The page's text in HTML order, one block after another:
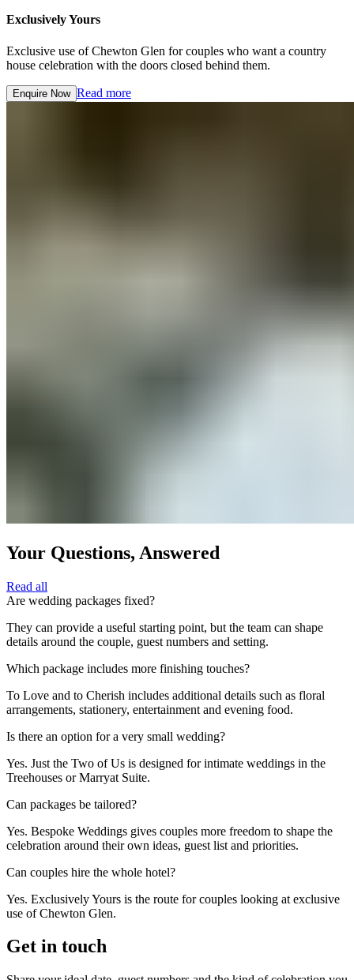
Exclusively Yours​​​​‌ ‍ ​‍​‍‌‍ ‌ ​‍‌‍‍‌‌‍‌ ‌‍‍‌‌‍ ‍​‍​‍​ ‍‍​‍​‍‌ ​ ‌‍​‌‌‍ ‍‌‍‍‌‌ ‌​‌ ‍‌​‍ ‍‌‍‍‌‌‍ ​‍​‍​‍ ​​‍​‍‌‍‍​‌ ​‍‌‍‌‌‌‍‌‍​‍​‍​ ‍‍​‍​‍‌‍‍​‌ ‌​‌ ‌​‌ ​​‌ ​ ​ ‍‍​‍ ​‍ ‌‍ ​​‍ ‌‌‍​‌‌‍ ‍‌‍‌​​‍ ‌‌ ​‍​‍ ‌‌‍‍​‌‍ ‌ ‌​‌‍‌‌‌‍ ​‌ ​ ​‍ ‌‌ ​ ‌ ‌​‌ ‌‌‌‍‌​‌‍‍‌‌‍ ​‍ ‍‌ ‌‍‌‍‌‌‌ ​‍‌‍​ ‌‍‌‌‌‍ ​​‍ ‍‌‍​‌‌ ​​‌ ​​​‍ ‌‍‍‌‌‍ ‍‌ ‌​‌‍‌‌‌‍ ‍‌ ‌​​‍ ‌‍‌‌‌‍‌​‌‍‍‌‌ ‌​​‍ ‌‍ ‌‌‍ ‌‍‌​‌‍‌‌​ ‌‌ ​​‌ ​‍‌‍‌‌‌ ​ ‌‍‌‌‌‍ ‍‌ ‌​‌‍​‌‌ ‌​‌‍‍‌‌‍ ‌‍ ‍​ ‍ ‌‍‍‌‌‍‌​​ ‌​ ​‍​ ‍‌​ ‌​‌‍‌​​ ‌‌​ ‌‌‌‍‌‍​ ‌​​‍ ‌‌‍​‍‌‍‌‌​ ‌‌‌‍‌‌​‍ ‌​ ‌​​ ​​‌‍​‌​ ​‌​‍ ‌‌‍​‌​ ‌ ​ ‍‌​ ‌ ​‍ ‌‌‍‌‍​ ‌ ​ ​ ‌‍​‍‌‍‌‍‌‍‌​‌‍​ ‌‍‌‌​ ‌ ‌‍​‍‌‍‌‌​ ​​​ ‍ ‌ ‌​‌ ‍‌‌ ​​‌‍‌‌​ ‌‌‍‍​‌‍ ‌ ‌​‌‍‌‌‌‍ ​‌‌​ ‌‍‍‌‌ ‌​‌‍‌‌‌‌​​‌‍​‌‌‍‌ ‌‍‌‌​ ‍ ‌ ​​‌‍​‌‌ ‌​‌‍‍​​ ‌‌ ​​‌‍​‌‌‍‌ ‌‍‌‌‌​​‍‌ ‌‌‌‍‍‌‌‍ ​‌‍‌​‌‍‌‌‌ ​‍​‍‌‌​ ‌‌‌​​‍‌‌ ‌‍‍ ‌‍‌‌‌ ‍‌​‍‌‌​ ​ ‌​‌​​‍‌‌​ ​ ‌​‌​​‍‌‌​ ​‍​ ​‍‌‍​‍​ ​ ‌‍‌‍​ ​‌​ ‌‍​ ‍‌‌‍‌‍​ ‍​‌‍‌‍‌‍‌‍‌‍‌‌​ ​‍​‍‌‌​ ​‍​ ​‍​‍‌‌​ ‌‌‌​‌​​‍ ‍‌‍​ ‌‍ ‌‍ ‍‌ ‌​‌‍‌‌‌‍ ‍‌ ‌​​‍‌‌​ ‌‌‌​​‍‌‌ ‌‍‍ ‌‍‌‌‌ ‍‌​‍‌‌​ ​ ‌​‌​​‍‌‌​ ​ ‌​‌​​‍‌‌​ ​‍​ ​‍​ ‌​​ ​‍​ ‍‌‌‍​‍‌‍​‌​ ‌‌​ ​‌​ ‌​‌‍​‍‌‍​ ‌‍​‌​ ​‍​‍‌‌​ ​‍​ ​‍​‍‌‌​ ‌‌‌​‌​​‍ ‍‌ ‌​‌‍‍‌‌ ‌​‌‍ ​‌‍‌‌​ ‌‍​‍‌‍​‌‌ ​ ‌‍‌‌‌‌‌‌‌ ​‍‌‍ ​​ ‌‌‍‍​‌ ‌​‌ ‌​‌ ​​‌ ​ ​‍‌‌​ ​ ‌​​‌​‍‌‌​ ​‍‌​‌‍​‍‌‌​ ​‍‌​‌‍‌‍ ​​‍ ‌‌‍​‌‌‍ ‍‌‍‌​​‍ ‌‌ ​‍​‍ ‌‌‍‍​‌‍ ‌ ‌​‌‍‌‌‌‍ ​‌ ​ ​‍ ‌‌ ​ ‌ ‌​‌ ‌‌‌‍‌​‌‍‍‌‌‍ ​‍ ‍‌ ‌‍‌‍‌‌‌ ​‍‌‍​ ‌‍‌‌‌‍ ​​‍ ‍‌‍​‌‌ ​​‌ ​​​‍‌‍‌‍‍‌‌‍‌​​ ‌​ ​‍​ ‍‌​ ‌​‌‍‌​​ ‌‌​ ‌‌‌‍‌‍​ ‌​​‍ ‌‌‍​‍‌‍‌‌​ ‌‌‌‍‌‌​‍ ‌​ ‌​​ ​​‌‍​‌​ ​‌​‍ ‌‌‍​‌​ ‌ ​ ‍‌​ ‌ ​‍ ‌‌‍‌‍​ ‌ ​ ​ ‌‍​‍‌‍‌‍‌‍‌​‌‍​ ‌‍‌‌​ ‌ ‌‍​‍‌‍‌‌​ ​​​‍‌‍‌ ‌​‌ ‍‌‌ ​​‌‍‌‌​ ‌‌‍‍​‌‍ ‌ ‌​‌‍‌‌‌‍ ​‌‌​ ‌‍‍‌‌ ‌​‌‍‌‌‌‌​​‌‍​‌‌‍‌ ‌‍‌‌​‍‌‍‌ ​​‌‍​‌‌ ‌​‌‍‍​​ ‌‌ ​​‌‍​‌‌‍‌ ‌‍‌‌‌​​‍‌ ‌‌‌‍‍‌‌‍ ​‌‍‌​‌‍‌‌‌ ​‍​‍‌‌​ ‌‌‌​​‍‌‌ ‌‍‍ ‌‍‌‌‌ ‍‌​‍‌‌​ ​ ‌​‌​​‍‌‌​ ​ ‌​‌​​‍‌‌​ ​‍​ ​‍‌‍​‍​ ​ ‌‍‌‍​ ​‌​ ‌‍​ ‍‌‌‍‌‍​ ‍​‌‍‌‍‌‍‌‍‌‍‌‌​ ​‍​‍‌‌​ ​‍​ ​‍​‍‌‌​ ‌‌‌​‌​​‍ ‍‌‍​ ‌‍ ‌‍ ‍‌ ‌​‌‍‌‌‌‍ ‍‌ ‌​​‍‌‌​ ‌‌‌​​‍‌‌ ‌‍‍ ‌‍‌‌‌ ‍‌​‍‌‌​ ​ ‌​‌​​‍‌‌​ ​ ‌​‌​​‍‌‌​ ​‍​ ​‍​ ‌​​ ​‍​ ‍‌‌‍​‍‌‍​‌​ ‌‌​ ​‌​ ‌​‌‍​‍‌‍​ ‌‍​‌​ ​‍​‍‌‌​ ​‍​ ​‍​‍‌‌​ ‌‌‌​‌​​‍ ‍‌ ‌​‌‍‍‌‌ ‌​‌‍ ​‌‍‌‌​‍‌‍‌ ​​‌‍‌‌‌ ​‍‌ ​ ‌ ​​‌‍‌‌‌‍​ ‌ ‌​‌‍‍‌‌ ‌‍‌‍‌‌​ ‌‌ ​​‌ ‌‌‌‍​‍‌‍ ​‌‍‍‌‌ ​ ‌‍‍​‌‍‌‌‌‍‌​​‍​‍‌ ‌
Exclusive use of Chewton Glen for couples who want a country
house celebration with the doors closed behind them. ​​​​‌ ‍ ​‍​‍‌‍ ‌ ​‍‌‍‍‌‌‍‌ ‌‍‍‌‌‍ ‍​‍​‍​ ‍‍​‍​‍‌ ​ ‌‍​‌‌‍ ‍‌‍‍‌‌ ‌​‌ ‍‌​‍ ‍‌‍‍‌‌‍ ​‍​‍​‍ ​​‍​‍‌‍‍​‌ ​‍‌‍‌‌‌‍‌‍​‍​‍​ ‍‍​‍​‍‌‍‍​‌ ‌​‌ ‌​‌ ​​‌ ​ ​ ‍‍​‍ ​‍ ‌‍ ​​‍ ‌‌‍​‌‌‍ ‍‌‍‌​​‍ ‌‌ ​‍​‍ ‌‌‍‍​‌‍ ‌ ‌​‌‍‌‌‌‍ ​‌ ​ ​‍ ‌‌ ​ ‌ ‌​‌ ‌‌‌‍‌​‌‍‍‌‌‍ ​‍ ‍‌ ‌‍‌‍‌‌‌ ​‍‌‍​ ‌‍‌‌‌‍ ​​‍ ‍‌‍​‌‌ ​​‌ ​​​‍ ‌‍‍‌‌‍ ‍‌ ‌​‌‍‌‌‌‍ ‍‌ ‌​​‍ ‌‍‌‌‌‍‌​‌‍‍‌‌ ‌​​‍ ‌‍ ‌‌‍ ‌‍‌​‌‍‌‌​ ‌‌ ​​‌ ​‍‌‍‌‌‌ ​ ‌‍‌‌‌‍ ‍‌ ‌​‌‍​‌‌ ‌​‌‍‍‌‌‍ ‌‍ ‍​ ‍ ‌‍‍‌‌‍‌​​ ‌​ ​‍​ ‍‌​ ‌​‌‍‌​​ ‌‌​ ‌‌‌‍‌‍​ ‌​​‍ ‌‌‍​‍‌‍‌‌​ ‌‌‌‍‌‌​‍ ‌​ ‌​​ ​​‌‍​‌​ ​‌​‍ ‌‌‍​‌​ ‌ ​ ‍‌​ ‌ ​‍ ‌‌‍‌‍​ ‌ ​ ​ ‌‍​‍‌‍‌‍‌‍‌​‌‍​ ‌‍‌‌​ ‌ ‌‍​‍‌‍‌‌​ ​​​ ‍ ‌ ‌​‌ ‍‌‌ ​​‌‍‌‌​ ‌‌‍‍​‌‍ ‌ ‌​‌‍‌‌‌‍ ​‌‌​ ‌‍‍‌‌ ‌​‌‍‌‌‌‌​​‌‍​‌‌‍‌ ‌‍‌‌​ ‍ ‌ ​​‌‍​‌‌ ‌​‌‍‍​​ ‌‌ ​​‌‍​‌‌‍‌ ‌‍‌‌‌​​‍‌ ‌‌‌‍‍‌‌‍ ​‌‍‌​‌‍‌‌‌ ​‍​‍‌‌​ ‌‌‌​​‍‌‌ ‌‍‍ ‌‍‌‌‌ ‍‌​‍‌‌​ ​ ‌​‌​​‍‌‌​ ​ ‌​‌​​‍‌‌​ ​‍​ ​‍‌‍​‍​ ​ ‌‍‌‍​ ​‌​ ‌‍​ ‍‌‌‍‌‍​ ‍​‌‍‌‍‌‍‌‍‌‍‌‌​ ​‍​‍‌‌​ ​‍​ ​‍​‍‌‌​ ‌‌‌​‌​​‍ ‍‌‍​ ‌‍ ‌‍ ‍‌ ‌​‌‍‌‌‌‍ ‍‌ ‌​​‍‌‌​ ‌‌‌​​‍‌‌ ‌‍‍ ‌‍‌‌‌ ‍‌​‍‌‌​ ​ ‌​‌​​‍‌‌​ ​ ‌​‌​​‍‌‌​ ​‍​ ​‍​ ‌​​ ​‍​ ‍‌‌‍​‍‌‍​‌​ ‌‌​ ​‌​ ‌​‌‍​‍‌‍​ ‌‍​‌​ ​‍​‍‌‌​ ​‍​ ​‍​‍‌‌​ ‌‌‌​‌​​‍ ‍‌‍‌‌‌ ‍​‌‍​ ‌‍‌‌‌ ​‍‌ ​​‌ ‌​​ ‌‍​‍‌‍​‌‌ ​ ‌‍‌‌‌‌‌‌‌ ​‍‌‍ ​​ ‌‌‍‍​‌ ‌​‌ ‌​‌ ​​‌ ​ ​‍‌‌​ ​ ‌​​‌​‍‌‌​ ​‍‌​‌‍​‍‌‌​ ​‍‌​‌‍‌‍ ​​‍ ‌‌‍​‌‌‍ ‍‌‍‌​​‍ ‌‌ ​‍​‍ ‌‌‍‍​‌‍ ‌ ‌​‌‍‌‌‌‍ ​‌ ​ ​‍ ‌‌ ​ ‌ ‌​‌ ‌‌‌‍‌​‌‍‍‌‌‍ ​‍ ‍‌ ‌‍‌‍‌‌‌ ​‍‌‍​ ‌‍‌‌‌‍ ​​‍ ‍‌‍​‌‌ ​​‌ ​​​‍‌‍‌‍‍‌‌‍‌​​ ‌​ ​‍​ ‍‌​ ‌​‌‍‌​​ ‌‌​ ‌‌‌‍‌‍​ ‌​​‍ ‌‌‍​‍‌‍‌‌​ ‌‌‌‍‌‌​‍ ‌​ ‌​​ ​​‌‍​‌​ ​‌​‍ ‌‌‍​‌​ ‌ ​ ‍‌​ ‌ ​‍ ‌‌‍‌‍​ ‌ ​ ​ ‌‍​‍‌‍‌‍‌‍‌​‌‍​ ‌‍‌‌​ ‌ ‌‍​‍‌‍‌‌​ ​​​‍‌‍‌ ‌​‌ ‍‌‌ ​​‌‍‌‌​ ‌‌‍‍​‌‍ ‌ ‌​‌‍‌‌‌‍ ​‌‌​ ‌‍‍‌‌ ‌​‌‍‌‌‌‌​​‌‍​‌‌‍‌ ‌‍‌‌​‍‌‍‌ ​​‌‍​‌‌ ‌​‌‍‍​​ ‌‌ ​​‌‍​‌‌‍‌ ‌‍‌‌‌​​‍‌ ‌‌‌‍‍‌‌‍ ​‌‍‌​‌‍‌‌‌ ​‍​‍‌‌​ ‌‌‌​​‍‌‌ ‌‍‍ ‌‍‌‌‌ ‍‌​‍‌‌​ ​ ‌​‌​​‍‌‌​ ​ ‌​‌​​‍‌‌​ ​‍​ ​‍‌‍​‍​ ​ ‌‍‌‍​ ​‌​ ‌‍​ ‍‌‌‍‌‍​ ‍​‌‍‌‍‌‍‌‍‌‍‌‌​ ​‍​‍‌‌​ ​‍​ ​‍​‍‌‌​ ‌‌‌​‌​​‍ ‍‌‍​ ‌‍ ‌‍ ‍‌ ‌​‌‍‌‌‌‍ ‍‌ ‌​​‍‌‌​ ‌‌‌​​‍‌‌ ‌‍‍ ‌‍‌‌‌ ‍‌​‍‌‌​ ​ ‌​‌​​‍‌‌​ ​ ‌​‌​​‍‌‌​ ​‍​ ​‍​ ‌​​ ​‍​ ‍‌‌‍​‍‌‍​‌​ ‌‌​ ​‌​ ‌​‌‍​‍‌‍​ ‌‍​‌​ ​‍​‍‌‌​ ​‍​ ​‍​‍‌‌​ ‌‌‌​‌​​‍ ‍‌‍‌‌‌ ‍​‌‍​ ‌‍‌‌‌ ​‍‌ ​​‌ ‌​​‍‌‍‌ ​​‌‍‌‌‌ ​‍‌ ​ ‌ ​​‌‍‌‌‌‍​ ‌ ‌​‌‍‍‌‌ ‌‍‌‍‌‌​ ‌‌ ​​‌ ‌‌‌‍​‍‌‍ ​‌‍‍‌‌ ​ ‌‍‍​‌‍‌‌‌‍‌​​‍​‍‌ ‌
Enquire Now​​​​‌ ‍ ​‍​‍‌‍ ‌ ​‍‌‍‍‌‌‍‌ ‌‍‍‌‌‍ ‍​‍​‍​ ‍‍​‍​‍‌ ​ ‌‍​‌‌‍ ‍‌‍‍‌‌ ‌​‌ ‍‌​‍ ‍‌‍‍‌‌‍ ​‍​‍​‍ ​​‍​‍‌‍‍​‌ ​‍‌‍‌‌‌‍‌‍​‍​‍​ ‍‍​‍​‍‌‍‍​‌ ‌​‌ ‌​‌ ​​‌ ​ ​ ‍‍​‍ ​‍ ‌‍ ​​‍ ‌‌‍​‌‌‍ ‍‌‍‌​​‍ ‌‌ ​‍​‍ ‌‌‍‍​‌‍ ‌ ‌​‌‍‌‌‌‍ ​‌ ​ ​‍ ‌‌ ​ ‌ ‌​‌ ‌‌‌‍‌​‌‍‍‌‌‍ ​‍ ‍‌ ‌‍‌‍‌‌‌ ​‍‌‍​ ‌‍‌‌‌‍ ​​‍ ‍‌‍​‌‌ ​​‌ ​​​‍ ‌‍‍‌‌‍ ‍‌ ‌​‌‍‌‌‌‍ ‍‌ ‌​​‍ ‌‍‌‌‌‍‌​‌‍‍‌‌ ‌​​‍ ‌‍ ‌‌‍ ‌‍‌​‌‍‌‌​ ‌‌ ​​‌ ​‍‌‍‌‌‌ ​ ‌‍‌‌‌‍ ‍‌ ‌​‌‍​‌‌ ‌​‌‍‍‌‌‍ ‌‍ ‍​ ‍ ‌‍‍‌‌‍‌​​ ‌​ ​‍​ ‍‌​ ‌​‌‍‌​​ ‌‌​ ‌‌‌‍‌‍​ ‌​​‍ ‌‌‍​‍‌‍‌‌​ ‌‌‌‍‌‌​‍ ‌​ ‌​​ ​​‌‍​‌​ ​‌​‍ ‌‌‍​‌​ ‌ ​ ‍‌​ ‌ ​‍ ‌‌‍‌‍​ ‌ ​ ​ ‌‍​‍‌‍‌‍‌‍‌​‌‍​ ‌‍‌‌​ ‌ ‌‍​‍‌‍‌‌​ ​​​ ‍ ‌ ‌​‌ ‍‌‌ ​​‌‍‌‌​ ‌‌‍‍​‌‍ ‌ ‌​‌‍‌‌‌‍ ​‌‌​ ‌‍‍‌‌ ‌​‌‍‌‌‌‌​​‌‍​‌‌‍‌ ‌‍‌‌​ ‍ ‌ ​​‌‍​‌‌ ‌​‌‍‍​​ ‌‌ ​​‌‍​‌‌‍‌ ‌‍‌‌‌​​‍‌ ‌‌‌‍‍‌‌‍ ​‌‍‌​‌‍‌‌‌ ​‍​‍‌‌​ ‌‌‌​​‍‌‌ ‌‍‍ ‌‍‌‌‌ ‍‌​‍‌‌​ ​ ‌​‌​​‍‌‌​ ​ ‌​‌​​‍‌‌​ ​‍​ ​‍‌‍​‍​ ​ ‌‍‌‍​ ​‌​ ‌‍​ ‍‌‌‍‌‍​ ‍​‌‍‌‍‌‍‌‍‌‍‌‌​ ​‍​‍‌‌​ ​‍​ ​‍​‍‌‌​ ‌‌‌​‌​​‍ ‍‌‍​ ‌‍ ‌‍ ‍‌ ‌​‌‍‌‌‌‍ ‍‌ ‌​​‍‌‌​ ‌‌‌​​‍‌‌ ‌‍‍ ‌‍‌‌‌ ‍‌​‍‌‌​ ​ ‌​‌​​‍‌‌​ ​ ‌​‌​​‍‌‌​ ​‍​ ​‍​ ‌​​ ​‍​ ‍‌‌‍​‍‌‍​‌​ ‌‌​ ​‌​ ‌​‌‍​‍‌‍​ ‌‍​‌​ ​‍​‍‌‌​ ​‍​ ​‍​‍‌‌​ ‌‌‌​‌​​‍ ‍‌ ​​‌ ​‍‌‍‍‌‌‍ ‌‌‍​‌‌ ​‍‌ ‍‌‌​​ ‌ ‌​‌‍​‌​‍ ‍‌‍ ​‌‍​‌‌‍​‍‌‍‌‌‌‍ ​​ ‌‍​‍‌‍​‌‌ ​ ‌‍‌‌‌‌‌‌‌ ​‍‌‍ ​​ ‌‌‍‍​‌ ‌​‌ ‌​‌ ​​‌ ​ ​‍‌‌​ ​ ‌​​‌​‍‌‌​ ​‍‌​‌‍​‍‌‌​ ​‍‌​‌‍‌‍ ​​‍ ‌‌‍​‌‌‍ ‍‌‍‌​​‍ ‌‌ ​‍​‍ ‌‌‍‍​‌‍ ‌ ‌​‌‍‌‌‌‍ ​‌ ​ ​‍ ‌‌ ​ ‌ ‌​‌ ‌‌‌‍‌​‌‍‍‌‌‍ ​‍ ‍‌ ‌‍‌‍‌‌‌ ​‍‌‍​ ‌‍‌‌‌‍ ​​‍ ‍‌‍​‌‌ ​​‌ ​​​‍‌‍‌‍‍‌‌‍‌​​ ‌​ ​‍​ ‍‌​ ‌​‌‍‌​​ ‌‌​ ‌‌‌‍‌‍​ ‌​​‍ ‌‌‍​‍‌‍‌‌​ ‌‌‌‍‌‌​‍ ‌​ ‌​​ ​​‌‍​‌​ ​‌​‍ ‌‌‍​‌​ ‌ ​ ‍‌​ ‌ ​‍ ‌‌‍‌‍​ ‌ ​ ​ ‌‍​‍‌‍‌‍‌‍‌​‌‍​ ‌‍‌‌​ ‌ ‌‍​‍‌‍‌‌​ ​​​‍‌‍‌ ‌​‌ ‍‌‌ ​​‌‍‌‌​ ‌‌‍‍​‌‍ ‌ ‌​‌‍‌‌‌‍ ​‌‌​ ‌‍‍‌‌ ‌​‌‍‌‌‌‌​​‌‍​‌‌‍‌ ‌‍‌‌​‍‌‍‌ ​​‌‍​‌‌ ‌​‌‍‍​​ ‌‌ ​​‌‍​‌‌‍‌ ‌‍‌‌‌​​‍‌ ‌‌‌‍‍‌‌‍ ​‌‍‌​‌‍‌‌‌ ​‍​‍‌‌​ ‌‌‌​​‍‌‌ ‌‍‍ ‌‍‌‌‌ ‍‌​‍‌‌​ ​ ‌​‌​​‍‌‌​ ​ ‌​‌​​‍‌‌​ ​‍​ ​‍‌‍​‍​ ​ ‌‍‌‍​ ​‌​ ‌‍​ ‍‌‌‍‌‍​ ‍​‌‍‌‍‌‍‌‍‌‍‌‌​ ​‍​‍‌‌​ ​‍​ ​‍​‍‌‌​ ‌‌‌​‌​​‍ ‍‌‍​ ‌‍ ‌‍ ‍‌ ‌​‌‍‌‌‌‍ ‍‌ ‌​​‍‌‌​ ‌‌‌​​‍‌‌ ‌‍‍ ‌‍‌‌‌ ‍‌​‍‌‌​ ​ ‌​‌​​‍‌‌​ ​ ‌​‌​​‍‌‌​ ​‍​ ​‍​ ‌​​ ​‍​ ‍‌‌‍​‍‌‍​‌​ ‌‌​ ​‌​ ‌​‌‍​‍‌‍​ ‌‍​‌​ ​‍​‍‌‌​ ​‍​ ​‍​‍‌‌​ ‌‌‌​‌​​‍ ‍‌ ​​‌ ​‍‌‍‍‌‌‍ ‌‌‍​‌‌ ​‍‌ ‍‌‌​​ ‌ ‌​‌‍​‌​‍ ‍‌‍ ​‌‍​‌‌‍​‍‌‍‌‌‌‍ ​​‍‌‍‌ ​​‌‍‌‌‌ ​‍‌ ​ ‌ ​​‌‍‌‌‌‍​ ‌ ‌​‌‍‍‌‌ ‌‍‌‍‌‌​ ‌‌ ​​‌ ‌‌‌‍​‍‌‍ ​‌‍‍‌‌ ​ ‌‍‍​‌‍‌‌‌‍‌​​‍​‍‌ ‌ Read more​​​​‌ ‍ ​‍​‍‌‍ ‌ ​‍‌‍‍‌‌‍‌ ‌‍‍‌‌‍ ‍​‍​‍​ ‍‍​‍​‍‌ ​ ‌‍​‌‌‍ ‍‌‍‍‌‌ ‌​‌ ‍‌​‍ ‍‌‍‍‌‌‍ ​‍​‍​‍ ​​‍​‍‌‍‍​‌ ​‍‌‍‌‌‌‍‌‍​‍​‍​ ‍‍​‍​‍‌‍‍​‌ ‌​‌ ‌​‌ ​​‌ ​ ​ ‍‍​‍ ​‍ ‌‍ ​​‍ ‌‌‍​‌‌‍ ‍‌‍‌​​‍ ‌‌ ​‍​‍ ‌‌‍‍​‌‍ ‌ ‌​‌‍‌‌‌‍ ​‌ ​ ​‍ ‌‌ ​ ‌ ‌​‌ ‌‌‌‍‌​‌‍‍‌‌‍ ​‍ ‍‌ ‌‍‌‍‌‌‌ ​‍‌‍​ ‌‍‌‌‌‍ ​​‍ ‍‌‍​‌‌ ​​‌ ​​​‍ ‌‍‍‌‌‍ ‍‌ ‌​‌‍‌‌‌‍ ‍‌ ‌​​‍ ‌‍‌‌‌‍‌​‌‍‍‌‌ ‌​​‍ ‌‍ ‌‌‍ ‌‍‌​‌‍‌‌​ ‌‌ ​​‌ ​‍‌‍‌‌‌ ​ ‌‍‌‌‌‍ ‍‌ ‌​‌‍​‌‌ ‌​‌‍‍‌‌‍ ‌‍ ‍​ ‍ ‌‍‍‌‌‍‌​​ ‌​ ​‍​ ‍‌​ ‌​‌‍‌​​ ‌‌​ ‌‌‌‍‌‍​ ‌​​‍ ‌‌‍​‍‌‍‌‌​ ‌‌‌‍‌‌​‍ ‌​ ‌​​ ​​‌‍​‌​ ​‌​‍ ‌‌‍​‌​ ‌ ​ ‍‌​ ‌ ​‍ ‌‌‍‌‍​ ‌ ​ ​ ‌‍​‍‌‍‌‍‌‍‌​‌‍​ ‌‍‌‌​ ‌ ‌‍​‍‌‍‌‌​ ​​​ ‍ ‌ ‌​‌ ‍‌‌ ​​‌‍‌‌​ ‌‌‍‍​‌‍ ‌ ‌​‌‍‌‌‌‍ ​‌‌​ ‌‍‍‌‌ ‌​‌‍‌‌‌‌​​‌‍​‌‌‍‌ ‌‍‌‌​ ‍ ‌ ​​‌‍​‌‌ ‌​‌‍‍​​ ‌‌ ​​‌‍​‌‌‍‌ ‌‍‌‌‌​​‍‌ ‌‌‌‍‍‌‌‍ ​‌‍‌​‌‍‌‌‌ ​‍​‍‌‌​ ‌‌‌​​‍‌‌ ‌‍‍ ‌‍‌‌‌ ‍‌​‍‌‌​ ​ ‌​‌​​‍‌‌​ ​ ‌​‌​​‍‌‌​ ​‍​ ​‍‌‍​‍​ ​ ‌‍‌‍​ ​‌​ ‌‍​ ‍‌‌‍‌‍​ ‍​‌‍‌‍‌‍‌‍‌‍‌‌​ ​‍​‍‌‌​ ​‍​ ​‍​‍‌‌​ ‌‌‌​‌​​‍ ‍‌‍​ ‌‍ ‌‍ ‍‌ ‌​‌‍‌‌‌‍ ‍‌ ‌​​‍‌‌​ ‌‌‌​​‍‌‌ ‌‍‍ ‌‍‌‌‌ ‍‌​‍‌‌​ ​ ‌​‌​​‍‌‌​ ​ ‌​‌​​‍‌‌​ ​‍​ ​‍​ ‌​​ ​‍​ ‍‌‌‍​‍‌‍​‌​ ‌‌​ ​‌​ ‌​‌‍​‍‌‍​ ‌‍​‌​ ​‍​‍‌‌​ ​‍​ ​‍​‍‌‌​ ‌‌‌​‌​​‍ ‍‌ ​ ‌‍‌‌‌‍​ ‌‍ ‌‍ ‍‌‍‌​‌‍​‌‌ ​‍‌ ‍‌‌​​ ‌ ‌​‌‍​‌​‍ ‍‌‍ ​‌‍​‌‌‍​‍‌‍‌‌‌‍ ​​ ‌‍​‍‌‍​‌‌ ​ ‌‍‌‌‌‌‌‌‌ ​‍‌‍ ​​ ‌‌‍‍​‌ ‌​‌ ‌​‌ ​​‌ ​ ​‍‌‌​ ​ ‌​​‌​‍‌‌​ ​‍‌​‌‍​‍‌‌​ ​‍‌​‌‍‌‍ ​​‍ ‌‌‍​‌‌‍ ‍‌‍‌​​‍ ‌‌ ​‍​‍ ‌‌‍‍​‌‍ ‌ ‌​‌‍‌‌‌‍ ​‌ ​ ​‍ ‌‌ ​ ‌ ‌​‌ ‌‌‌‍‌​‌‍‍‌‌‍ ​‍ ‍‌ ‌‍‌‍‌‌‌ ​‍‌‍​ ‌‍‌‌‌‍ ​​‍ ‍‌‍​‌‌ ​​‌ ​​​‍‌‍‌‍‍‌‌‍‌​​ ‌​ ​‍​ ‍‌​ ‌​‌‍‌​​ ‌‌​ ‌‌‌‍‌‍​ ‌​​‍ ‌‌‍​‍‌‍‌‌​ ‌‌‌‍‌‌​‍ ‌​ ‌​​ ​​‌‍​‌​ ​‌​‍ ‌‌‍​‌​ ‌ ​ ‍‌​ ‌ ​‍ ‌‌‍‌‍​ ‌ ​ ​ ‌‍​‍‌‍‌‍‌‍‌​‌‍​ ‌‍‌‌​ ‌ ‌‍​‍‌‍‌‌​ ​​​‍‌‍‌ ‌​‌ ‍‌‌ ​​‌‍‌‌​ ‌‌‍‍​‌‍ ‌ ‌​‌‍‌‌‌‍ ​‌‌​ ‌‍‍‌‌ ‌​‌‍‌‌‌‌​​‌‍​‌‌‍‌ ‌‍‌‌​‍‌‍‌ ​​‌‍​‌‌ ‌​‌‍‍​​ ‌‌ ​​‌‍​‌‌‍‌ ‌‍‌‌‌​​‍‌ ‌‌‌‍‍‌‌‍ ​‌‍‌​‌‍‌‌‌ ​‍​‍‌‌​ ‌‌‌​​‍‌‌ ‌‍‍ ‌‍‌‌‌ ‍‌​‍‌‌​ ​ ‌​‌​​‍‌‌​ ​ ‌​‌​​‍‌‌​ ​‍​ ​‍‌‍​‍​ ​ ‌‍‌‍​ ​‌​ ‌‍​ ‍‌‌‍‌‍​ ‍​‌‍‌‍‌‍‌‍‌‍‌‌​ ​‍​‍‌‌​ ​‍​ ​‍​‍‌‌​ ‌‌‌​‌​​‍ ‍‌‍​ ‌‍ ‌‍ ‍‌ ‌​‌‍‌‌‌‍ ‍‌ ‌​​‍‌‌​ ‌‌‌​​‍‌‌ ‌‍‍ ‌‍‌‌‌ ‍‌​‍‌‌​ ​ ‌​‌​​‍‌‌​ ​ ‌​‌​​‍‌‌​ ​‍​ ​‍​ ‌​​ ​‍​ ‍‌‌‍​‍‌‍​‌​ ‌‌​ ​‌​ ‌​‌‍​‍‌‍​ ‌‍​‌​ ​‍​‍‌‌​ ​‍​ ​‍​‍‌‌​ ‌‌‌​‌​​‍ ‍‌ ​ ‌‍‌‌‌‍​ ‌‍ ‌‍ ‍‌‍‌​‌‍​‌‌ ​‍‌ ‍‌‌​​ ‌ ‌​‌‍​‌​‍ ‍‌‍ ​‌‍​‌‌‍​‍‌‍‌‌‌‍ ​​‍‌‍‌ ​​‌‍‌‌‌ ​‍‌ ​ ‌ ​​‌‍‌‌‌‍​ ‌ ‌​‌‍‍‌‌ ‌‍‌‍‌‌​ ‌‌ ​​‌ ‌‌‌‍​‍‌‍ ​‌‍‍‌‌ ​ ‌‍‍​‌‍‌‌‌‍‌​​‍​‍‌ ‌
Your Questions, Answered​​​​‌ ‍ ​‍​‍‌‍ ‌ ​‍‌‍‍‌‌‍‌ ‌‍‍‌‌‍ ‍​‍​‍​ ‍‍​‍​‍‌ ​ ‌‍​‌‌‍ ‍‌‍‍‌‌ ‌​‌ ‍‌​‍ ‍‌‍‍‌‌‍ ​‍​‍​‍ ​​‍​‍‌‍‍​‌ ​‍‌‍‌‌‌‍‌‍​‍​‍​ ‍‍​‍​‍‌‍‍​‌ ‌​‌ ‌​‌ ​​‌ ​ ​ ‍‍​‍ ​‍ ‌‍ ​​‍ ‌‌‍​‌‌‍ ‍‌‍‌​​‍ ‌‌ ​‍​‍ ‌‌‍‍​‌‍ ‌ ‌​‌‍‌‌‌‍ ​‌ ​ ​‍ ‌‌ ​ ‌ ‌​‌ ‌‌‌‍‌​‌‍‍‌‌‍ ​‍ ‍‌ ‌‍‌‍‌‌‌ ​‍‌‍​ ‌‍‌‌‌‍ ​​‍ ‍‌‍​‌‌ ​​‌ ​​​‍ ‌‍‍‌‌‍ ‍‌ ‌​‌‍‌‌‌‍ ‍‌ ‌​​‍ ‌‍‌‌‌‍‌​‌‍‍‌‌ ‌​​‍ ‌‍ ‌‌‍ ‌‍‌​‌‍‌‌​ ‌‌ ​​‌ ​‍‌‍‌‌‌ ​ ‌‍‌‌‌‍ ‍‌ ‌​‌‍​‌‌ ‌​‌‍‍‌‌‍ ‌‍ ‍​ ‍ ‌‍‍‌‌‍‌​​ ‌​ ​‍​ ‍‌​ ‌​‌‍‌​​ ‌‌​ ‌‌‌‍‌‍​ ‌​​‍ ‌‌‍​‍‌‍‌‌​ ‌‌‌‍‌‌​‍ ‌​ ‌​​ ​​‌‍​‌​ ​‌​‍ ‌‌‍​‌​ ‌ ​ ‍‌​ ‌ ​‍ ‌‌‍‌‍​ ‌ ​ ​ ‌‍​‍‌‍‌‍‌‍‌​‌‍​ ‌‍‌‌​ ‌ ‌‍​‍‌‍‌‌​ ​​​ ‍ ‌ ‌​‌ ‍‌‌ ​​‌‍‌‌​ ‌‌‍‍​‌‍ ‌ ‌​‌‍‌‌‌‍ ​‌‌​ ‌‍‍‌‌ ‌​‌‍‌‌‌‌​​‌‍​‌‌‍‌ ‌‍‌‌​ ‍ ‌ ​​‌‍​‌‌ ‌​‌‍‍​​ ‌‌ ​​‌‍​‌‌‍‌ ‌‍‌‌‌​​‍‌ ‌‌‌‍‍‌‌‍ ​‌‍‌​‌‍‌‌‌ ​‍​‍‌‌​ ‌‌‌​​‍‌‌ ‌‍‍ ‌‍‌‌‌ ‍‌​‍‌‌​ ​ ‌​‌​​‍‌‌​ ​ ‌​‌​​‍‌‌​ ​‍​ ​‍‌‍‌​​ ​​‌‍​‍‌‍‌‍‌‍‌​​ ‌​‌‍‌‍​ ‌ ​ ​‌‌‍‌​‌‍‌‌‌‍‌​​‍‌‌​ ​‍​ ​‍​‍‌‌​ ‌‌‌​‌​​‍ ‍‌‍‍​‌‍‌‌‌‍​‌‌‍‌​‌‍‍‌‌‍ ‍‌‍‌ ​ ‌‍​‍‌‍​‌‌ ​ ‌‍‌‌‌‌‌‌‌ ​‍‌‍ ​​ ‌‌‍‍​‌ ‌​‌ ‌​‌ ​​‌ ​ ​‍‌‌​ ​ ‌​​‌​‍‌‌​ ​‍‌​‌‍​‍‌‌​ ​‍‌​‌‍‌‍ ​​‍ ‌‌‍​‌‌‍ ‍‌‍‌​​‍ ‌‌ ​‍​‍ ‌‌‍‍​‌‍ ‌ ‌​‌‍‌‌‌‍ ​‌ ​ ​‍ ‌‌ ​ ‌ ‌​‌ ‌‌‌‍‌​‌‍‍‌‌‍ ​‍ ‍‌ ‌‍‌‍‌‌‌ ​‍‌‍​ ‌‍‌‌‌‍ ​​‍ ‍‌‍​‌‌ ​​‌ ​​​‍‌‍‌‍‍‌‌‍‌​​ ‌​ ​‍​ ‍‌​ ‌​‌‍‌​​ ‌‌​ ‌‌‌‍‌‍​ ‌​​‍ ‌‌‍​‍‌‍‌‌​ ‌‌‌‍‌‌​‍ ‌​ ‌​​ ​​‌‍​‌​ ​‌​‍ ‌‌‍​‌​ ‌ ​ ‍‌​ ‌ ​‍ ‌‌‍‌‍​ ‌ ​ ​ ‌‍​‍‌‍‌‍‌‍‌​‌‍​ ‌‍‌‌​ ‌ ‌‍​‍‌‍‌‌​ ​​​‍‌‍‌ ‌​‌ ‍‌‌ ​​‌‍‌‌​ ‌‌‍‍​‌‍ ‌ ‌​‌‍‌‌‌‍ ​‌‌​ ‌‍‍‌‌ ‌​‌‍‌‌‌‌​​‌‍​‌‌‍‌ ‌‍‌‌​‍‌‍‌ ​​‌‍​‌‌ ‌​‌‍‍​​ ‌‌ ​​‌‍​‌‌‍‌ ‌‍‌‌‌​​‍‌ ‌‌‌‍‍‌‌‍ ​‌‍‌​‌‍‌‌‌ ​‍​‍‌‌​ ‌‌‌​​‍‌‌ ‌‍‍ ‌‍‌‌‌ ‍‌​‍‌‌​ ​ ‌​‌​​‍‌‌​ ​ ‌​‌​​‍‌‌​ ​‍​ ​‍‌‍‌​​ ​​‌‍​‍‌‍‌‍‌‍‌​​ ‌​‌‍‌‍​ ‌ ​ ​‌‌‍‌​‌‍‌‌‌‍‌​​‍‌‌​ ​‍​ ​‍​‍‌‌​ ‌‌‌​‌​​‍ ‍‌‍‍​‌‍‌‌‌‍​‌‌‍‌​‌‍‍‌‌‍ ‍‌‍‌ ​‍‌‍‌ ​​‌‍‌‌‌ ​‍‌ ​ ‌ ​​‌‍‌‌‌‍​ ‌ ‌​‌‍‍‌‌ ‌‍‌‍‌‌​ ‌‌ ​​‌ ‌‌‌‍​‍‌‍ ​‌‍‍‌‌ ​ ‌‍‍​‌‍‌‌‌‍‌​​‍​‍‌ ‌
Read all​​​​‌ ‍ ​‍​‍‌‍ ‌ ​‍‌‍‍‌‌‍‌ ‌‍‍‌‌‍ ‍​‍​‍​ ‍‍​‍​‍‌ ​ ‌‍​‌‌‍ ‍‌‍‍‌‌ ‌​‌ ‍‌​‍ ‍‌‍‍‌‌‍ ​‍​‍​‍ ​​‍​‍‌‍‍​‌ ​‍‌‍‌‌‌‍‌‍​‍​‍​ ‍‍​‍​‍‌‍‍​‌ ‌​‌ ‌​‌ ​​‌ ​ ​ ‍‍​‍ ​‍ ‌‍ ​​‍ ‌‌‍​‌‌‍ ‍‌‍‌​​‍ ‌‌ ​‍​‍ ‌‌‍‍​‌‍ ‌ ‌​‌‍‌‌‌‍ ​‌ ​ ​‍ ‌‌ ​ ‌ ‌​‌ ‌‌‌‍‌​‌‍‍‌‌‍ ​‍ ‍‌ ‌‍‌‍‌‌‌ ​‍‌‍​ ‌‍‌‌‌‍ ​​‍ ‍‌‍​‌‌ ​​‌ ​​​‍ ‌‍‍‌‌‍ ‍‌ ‌​‌‍‌‌‌‍ ‍‌ ‌​​‍ ‌‍‌‌‌‍‌​‌‍‍‌‌ ‌​​‍ ‌‍ ‌‌‍ ‌‍‌​‌‍‌‌​ ‌‌ ​​‌ ​‍‌‍‌‌‌ ​ ‌‍‌‌‌‍ ‍‌ ‌​‌‍​‌‌ ‌​‌‍‍‌‌‍ ‌‍ ‍​ ‍ ‌‍‍‌‌‍‌​​ ‌​ ​‍​ ‍‌​ ‌​‌‍‌​​ ‌‌​ ‌‌‌‍‌‍​ ‌​​‍ ‌‌‍​‍‌‍‌‌​ ‌‌‌‍‌‌​‍ ‌​ ‌​​ ​​‌‍​‌​ ​‌​‍ ‌‌‍​‌​ ‌ ​ ‍‌​ ‌ ​‍ ‌‌‍‌‍​ ‌ ​ ​ ‌‍​‍‌‍‌‍‌‍‌​‌‍​ ‌‍‌‌​ ‌ ‌‍​‍‌‍‌‌​ ​​​ ‍ ‌ ‌​‌ ‍‌‌ ​​‌‍‌‌​ ‌‌‍‍​‌‍ ‌ ‌​‌‍‌‌‌‍ ​‌‌​ ‌‍‍‌‌ ‌​‌‍‌‌‌‌​​‌‍​‌‌‍‌ ‌‍‌‌​ ‍ ‌ ​​‌‍​‌‌ ‌​‌‍‍​​ ‌‌ ​​‌‍​‌‌‍‌ ‌‍‌‌‌​​‍‌ ‌‌‌‍‍‌‌‍ ​‌‍‌​‌‍‌‌‌ ​‍​‍‌‌​ ‌‌‌​​‍‌‌ ‌‍‍ ‌‍‌‌‌ ‍‌​‍‌‌​ ​ ‌​‌​​‍‌‌​ ​ ‌​‌​​‍‌‌​ ​‍​ ​‍‌‍‌​​ ​​‌‍​‍‌‍‌‍‌‍‌​​ ‌​‌‍‌‍​ ‌ ​ ​‌‌‍‌​‌‍‌‌‌‍‌​​‍‌‌​ ​‍​ ​‍​‍‌‌​ ‌‌‌​‌​​‍ ‍‌ ​​‌ ​‍‌‍‍‌‌‍ ‌‌‍​‌‌ ​‍‌ ‍‌‌​​ ‌ ‌​‌‍​‌​‍ ‍‌‍ ​‌‍​‌‌‍​‍‌‍‌‌‌‍ ​​ ‌‍​‍‌‍​‌‌ ​ ‌‍‌‌‌‌‌‌‌ ​‍‌‍ ​​ ‌‌‍‍​‌ ‌​‌ ‌​‌ ​​‌ ​ ​‍‌‌​ ​ ‌​​‌​‍‌‌​ ​‍‌​‌‍​‍‌‌​ ​‍‌​‌‍‌‍ ​​‍ ‌‌‍​‌‌‍ ‍‌‍‌​​‍ ‌‌ ​‍​‍ ‌‌‍‍​‌‍ ‌ ‌​‌‍‌‌‌‍ ​‌ ​ ​‍ ‌‌ ​ ‌ ‌​‌ ‌‌‌‍‌​‌‍‍‌‌‍ ​‍ ‍‌ ‌‍‌‍‌‌‌ ​‍‌‍​ ‌‍‌‌‌‍ ​​‍ ‍‌‍​‌‌ ​​‌ ​​​‍‌‍‌‍‍‌‌‍‌​​ ‌​ ​‍​ ‍‌​ ‌​‌‍‌​​ ‌‌​ ‌‌‌‍‌‍​ ‌​​‍ ‌‌‍​‍‌‍‌‌​ ‌‌‌‍‌‌​‍ ‌​ ‌​​ ​​‌‍​‌​ ​‌​‍ ‌‌‍​‌​ ‌ ​ ‍‌​ ‌ ​‍ ‌‌‍‌‍​ ‌ ​ ​ ‌‍​‍‌‍‌‍‌‍‌​‌‍​ ‌‍‌‌​ ‌ ‌‍​‍‌‍‌‌​ ​​​‍‌‍‌ ‌​‌ ‍‌‌ ​​‌‍‌‌​ ‌‌‍‍​‌‍ ‌ ‌​‌‍‌‌‌‍ ​‌‌​ ‌‍‍‌‌ ‌​‌‍‌‌‌‌​​‌‍​‌‌‍‌ ‌‍‌‌​‍‌‍‌ ​​‌‍​‌‌ ‌​‌‍‍​​ ‌‌ ​​‌‍​‌‌‍‌ ‌‍‌‌‌​​‍‌ ‌‌‌‍‍‌‌‍ ​‌‍‌​‌‍‌‌‌ ​‍​‍‌‌​ ‌‌‌​​‍‌‌ ‌‍‍ ‌‍‌‌‌ ‍‌​‍‌‌​ ​ ‌​‌​​‍‌‌​ ​ ‌​‌​​‍‌‌​ ​‍​ ​‍‌‍‌​​ ​​‌‍​‍‌‍‌‍‌‍‌​​ ‌​‌‍‌‍​ ‌ ​ ​‌‌‍‌​‌‍‌‌‌‍‌​​‍‌‌​ ​‍​ ​‍​‍‌‌​ ‌‌‌​‌​​‍ ‍‌ ​​‌ ​‍‌‍‍‌‌‍ ‌‌‍​‌‌ ​‍‌ ‍‌‌​​ ‌ ‌​‌‍​‌​‍ ‍‌‍ ​‌‍​‌‌‍​‍‌‍‌‌‌‍ ​​‍‌‍‌ ​​‌‍‌‌‌ ​‍‌ ​ ‌ ​​‌‍‌‌‌‍​ ‌ ‌​‌‍‍‌‌ ‌‍‌‍‌‌​ ‌‌ ​​‌ ‌‌‌‍​‍‌‍ ​‌‍‍‌‌ ​ ‌‍‍​‌‍‌‌‌‍‌​​‍​‍‌ ‌
Are wedding packages fixed? ​​​​‌ ‍ ​‍​‍‌‍ ‌ ​‍‌‍‍‌‌‍‌ ‌‍‍‌‌‍ ‍​‍​‍​ ‍‍​‍​‍‌ ​ ‌‍​‌‌‍ ‍‌‍‍‌‌ ‌​‌ ‍‌​‍ ‍‌‍‍‌‌‍ ​‍​‍​‍ ​​‍​‍‌‍‍​‌ ​‍‌‍‌‌‌‍‌‍​‍​‍​ ‍‍​‍​‍‌‍‍​‌ ‌​‌ ‌​‌ ​​‌ ​ ​ ‍‍​‍ ​‍ ‌‍ ​​‍ ‌‌‍​‌‌‍ ‍‌‍‌​​‍ ‌‌ ​‍​‍ ‌‌‍‍​‌‍ ‌ ‌​‌‍‌‌‌‍ ​‌ ​ ​‍ ‌‌ ​ ‌ ‌​‌ ‌‌‌‍‌​‌‍‍‌‌‍ ​‍ ‍‌ ‌‍‌‍‌‌‌ ​‍‌‍​ ‌‍‌‌‌‍ ​​‍ ‍‌‍​‌‌ ​​‌ ​​​‍ ‌‍‍‌‌‍ ‍‌ ‌​‌‍‌‌‌‍ ‍‌ ‌​​‍ ‌‍‌‌‌‍‌​‌‍‍‌‌ ‌​​‍ ‌‍ ‌‌‍ ‌‍‌​‌‍‌‌​ ‌‌ ​​‌ ​‍‌‍‌‌‌ ​ ‌‍‌‌‌‍ ‍‌ ‌​‌‍​‌‌ ‌​‌‍‍‌‌‍ ‌‍ ‍​ ‍ ‌‍‍‌‌‍‌​​ ‌‌‍‌​​ ​‌‌‍​‌​ ‍‌​ ‍‌​ ​‌​ ​‍​ ‌‍​‍ ‌​ ‌‍​ ‌‌​ ​ ​ ‍​​‍ ‌​ ‌​​ ‌ ​ ​​​ ​ ​‍ ‌‌‍​‌​ ​‍‌‍​‍​ ‍​​‍ ‌‌‍‌‌​ ​‌​ ‍‌​ ‌​‌‍‌​​ ‍‌‌‍​‌‌‍​‌​ ‍‌​ ​‍‌‍​ ​ ​ ​ ‍ ‌ ‌​‌ ‍‌‌ ​​‌‍‌‌​ ‌‌‍‍​‌‍ ‌ ‌​‌‍‌‌‌‍ ​‌​‌‍‌‍​‌‌ ​‌​ ‍ ‌ ​​‌‍​‌‌ ‌​‌‍‍​​ ‌‌ ​‌‌ ‌‌‌‍‌‌‌ ​ ‌ ‌​‌‍‍‌‌‍ ‌‍ ‍​ ‌‍​‍‌‍​‌‌ ​ ‌‍‌‌‌‌‌‌‌ ​‍‌‍ ​​ ‌‌‍‍​‌ ‌​‌ ‌​‌ ​​‌ ​ ​‍‌‌​ ​ ‌​​‌​‍‌‌​ ​‍‌​‌‍​‍‌‌​ ​‍‌​‌‍‌‍ ​​‍ ‌‌‍​‌‌‍ ‍‌‍‌​​‍ ‌‌ ​‍​‍ ‌‌‍‍​‌‍ ‌ ‌​‌‍‌‌‌‍ ​‌ ​ ​‍ ‌‌ ​ ‌ ‌​‌ ‌‌‌‍‌​‌‍‍‌‌‍ ​‍ ‍‌ ‌‍‌‍‌‌‌ ​‍‌‍​ ‌‍‌‌‌‍ ​​‍ ‍‌‍​‌‌ ​​‌ ​​​‍‌‍‌‍‍‌‌‍‌​​ ‌‌‍‌​​ ​‌‌‍​‌​ ‍‌​ ‍‌​ ​‌​ ​‍​ ‌‍​‍ ‌​ ‌‍​ ‌‌​ ​ ​ ‍​​‍ ‌​ ‌​​ ‌ ​ ​​​ ​ ​‍ ‌‌‍​‌​ ​‍‌‍​‍​ ‍​​‍ ‌‌‍‌‌​ ​‌​ ‍‌​ ‌​‌‍‌​​ ‍‌‌‍​‌‌‍​‌​ ‍‌​ ​‍‌‍​ ​ ​ ​‍‌‍‌ ‌​‌ ‍‌‌ ​​‌‍‌‌​ ‌‌‍‍​‌‍ ‌ ‌​‌‍‌‌‌‍ ​‌​‌‍‌‍​‌‌ ​‌​‍‌‍‌ ​​‌‍​‌‌ ‌​‌‍‍​​ ‌‌ ​‌‌ ‌‌‌‍‌‌‌ ​ ‌ ‌​‌‍‍‌‌‍ ‌‍ ‍​‍‌‍‌ ​​‌‍‌‌‌ ​‍‌ ​ ‌ ​​‌‍‌‌‌‍​ ‌ ‌​‌‍‍‌‌ ‌‍‌‍‌‌​ ‌‌ ​​‌ ‌‌‌‍​‍‌‍ ​‌‍‍‌‌ ​ ‌‍‍​‌‍‌‌‌‍‌​​‍​‍‌ ‌
They can provide a useful starting point, but the team can shape
details around the couple, guest numbers and setting.​​​​‌ ‍ ​‍​‍‌‍ ‌ ​‍‌‍‍‌‌‍‌ ‌‍‍‌‌‍ ‍​‍​‍​ ‍‍​‍​‍‌ ​ ‌‍​‌‌‍ ‍‌‍‍‌‌ ‌​‌ ‍‌​‍ ‍‌‍‍‌‌‍ ​‍​‍​‍ ​​‍​‍‌‍‍​‌ ​‍‌‍‌‌‌‍‌‍​‍​‍​ ‍‍​‍​‍‌‍‍​‌ ‌​‌ ‌​‌ ​​‌ ​ ​ ‍‍​‍ ​‍ ‌‍ ​​‍ ‌‌‍​‌‌‍ ‍‌‍‌​​‍ ‌‌ ​‍​‍ ‌‌‍‍​‌‍ ‌ ‌​‌‍‌‌‌‍ ​‌ ​ ​‍ ‌‌ ​ ‌ ‌​‌ ‌‌‌‍‌​‌‍‍‌‌‍ ​‍ ‍‌ ‌‍‌‍‌‌‌ ​‍‌‍​ ‌‍‌‌‌‍ ​​‍ ‍‌‍​‌‌ ​​‌ ​​​‍ ‌‍‍‌‌‍ ‍‌ ‌​‌‍‌‌‌‍ ‍‌ ‌​​‍ ‌‍‌‌‌‍‌​‌‍‍‌‌ ‌​​‍ ‌‍ ‌‌‍ ‌‍‌​‌‍‌‌​ ‌‌ ​​‌ ​‍‌‍‌‌‌ ​ ‌‍‌‌‌‍ ‍‌ ‌​‌‍​‌‌ ‌​‌‍‍‌‌‍ ‌‍ ‍​ ‍ ‌‍‍‌‌‍‌​​ ‌‌‍‌​​ ​‌‌‍​‌​ ‍‌​ ‍‌​ ​‌​ ​‍​ ‌‍​‍ ‌​ ‌‍​ ‌‌​ ​ ​ ‍​​‍ ‌​ ‌​​ ‌ ​ ​​​ ​ ​‍ ‌‌‍​‌​ ​‍‌‍​‍​ ‍​​‍ ‌‌‍‌‌​ ​‌​ ‍‌​ ‌​‌‍‌​​ ‍‌‌‍​‌‌‍​‌​ ‍‌​ ​‍‌‍​ ​ ​ ​ ‍ ‌ ‌​‌ ‍‌‌ ​​‌‍‌‌​ ‌‌‍‍​‌‍ ‌ ‌​‌‍‌‌‌‍ ​‌​‌‍‌‍​‌‌ ​‌​ ‍ ‌ ​​‌‍​‌‌ ‌​‌‍‍​​ ‌‌‍​‌‌‍ ‍‌ ​ ‌ ‌ ‌‍‌‌‌ ​‍​‍‌‌​ ‌‌‌​​‍‌‌ ‌‍‍ ‌‍‌‌‌ ‍‌​‍‌‌​ ​ ‌​‌​​‍‌‌​ ​ ‌​‌​​‍‌‌​ ​‍​ ​‍​ ‍‌​ ​‍​ ‌​​ ​‍‌‍‌‍​ ‌‌​ ‌​​ ‌‌​ ‌​‌‍​‍‌‍‌​‌‍​‍​‍‌‌​ ​‍​ ​‍​‍‌‌​ ‌‌‌​‌​​‍ ‍‌‍​ ‌‍‍​‌‍‍‌‌‍ ​‌‍‌​‌ ​‍‌‍‌‌‌‍ ‍​‍‌‌​ ‌‌‌​​‍‌‌ ‌‍‍ ‌‍‌‌‌ ‍‌​‍‌‌​ ​ ‌​‌​​‍‌‌​ ​ ‌​‌​​‍‌‌​ ​‍​ ​‍‌‍‌​‌‍​‌​ ‌‍​ ‌ ​ ​‍​ ​‌​ ​​​ ​ ​ ‌ ​ ‌ ​ ‍‌‌‍​ ​‍‌‌​ ​‍​ ​‍​‍‌‌​ ‌‌‌​‌​​‍ ‍‌ ‌​‌‍‌‌‌ ‍​‌ ‌​​ ‌‍​‍‌‍​‌‌ ​ ‌‍‌‌‌‌‌‌‌ ​‍‌‍ ​​ ‌‌‍‍​‌ ‌​‌ ‌​‌ ​​‌ ​ ​‍‌‌​ ​ ‌​​‌​‍‌‌​ ​‍‌​‌‍​‍‌‌​ ​‍‌​‌‍‌‍ ​​‍ ‌‌‍​‌‌‍ ‍‌‍‌​​‍ ‌‌ ​‍​‍ ‌‌‍‍​‌‍ ‌ ‌​‌‍‌‌‌‍ ​‌ ​ ​‍ ‌‌ ​ ‌ ‌​‌ ‌‌‌‍‌​‌‍‍‌‌‍ ​‍ ‍‌ ‌‍‌‍‌‌‌ ​‍‌‍​ ‌‍‌‌‌‍ ​​‍ ‍‌‍​‌‌ ​​‌ ​​​‍‌‍‌‍‍‌‌‍‌​​ ‌‌‍‌​​ ​‌‌‍​‌​ ‍‌​ ‍‌​ ​‌​ ​‍​ ‌‍​‍ ‌​ ‌‍​ ‌‌​ ​ ​ ‍​​‍ ‌​ ‌​​ ‌ ​ ​​​ ​ ​‍ ‌‌‍​‌​ ​‍‌‍​‍​ ‍​​‍ ‌‌‍‌‌​ ​‌​ ‍‌​ ‌​‌‍‌​​ ‍‌‌‍​‌‌‍​‌​ ‍‌​ ​‍‌‍​ ​ ​ ​‍‌‍‌ ‌​‌ ‍‌‌ ​​‌‍‌‌​ ‌‌‍‍​‌‍ ‌ ‌​‌‍‌‌‌‍ ​‌​‌‍‌‍​‌‌ ​‌​‍‌‍‌ ​​‌‍​‌‌ ‌​‌‍‍​​ ‌‌‍​‌‌‍ ‍‌ ​ ‌ ‌ ‌‍‌‌‌ ​‍​‍‌‌​ ‌‌‌​​‍‌‌ ‌‍‍ ‌‍‌‌‌ ‍‌​‍‌‌​ ​ ‌​‌​​‍‌‌​ ​ ‌​‌​​‍‌‌​ ​‍​ ​‍​ ‍‌​ ​‍​ ‌​​ ​‍‌‍‌‍​ ‌‌​ ‌​​ ‌‌​ ‌​‌‍​‍‌‍‌​‌‍​‍​‍‌‌​ ​‍​ ​‍​‍‌‌​ ‌‌‌​‌​​‍ ‍‌‍​ ‌‍‍​‌‍‍‌‌‍ ​‌‍‌​‌ ​‍‌‍‌‌‌‍ ‍​‍‌‌​ ‌‌‌​​‍‌‌ ‌‍‍ ‌‍‌‌‌ ‍‌​‍‌‌​ ​ ‌​‌​​‍‌‌​ ​ ‌​‌​​‍‌‌​ ​‍​ ​‍‌‍‌​‌‍​‌​ ‌‍​ ‌ ​ ​‍​ ​‌​ ​​​ ​ ​ ‌ ​ ‌ ​ ‍‌‌‍​ ​‍‌‌​ ​‍​ ​‍​‍‌‌​ ‌‌‌​‌​​‍ ‍‌ ‌​‌‍‌‌‌ ‍​‌ ‌​​‍‌‍‌ ​​‌‍‌‌‌ ​‍‌ ​ ‌ ​​‌‍‌‌‌‍​ ‌ ‌​‌‍‍‌‌ ‌‍‌‍‌‌​ ‌‌ ​​‌ ‌‌‌‍​‍‌‍ ​‌‍‍‌‌ ​ ‌‍‍​‌‍‌‌‌‍‌​​‍​‍‌ ‌
Which package includes more finishing touches? ​​​​‌ ‍ ​‍​‍‌‍ ‌ ​‍‌‍‍‌‌‍‌ ‌‍‍‌‌‍ ‍​‍​‍​ ‍‍​‍​‍‌ ​ ‌‍​‌‌‍ ‍‌‍‍‌‌ ‌​‌ ‍‌​‍ ‍‌‍‍‌‌‍ ​‍​‍​‍ ​​‍​‍‌‍‍​‌ ​‍‌‍‌‌‌‍‌‍​‍​‍​ ‍‍​‍​‍‌‍‍​‌ ‌​‌ ‌​‌ ​​‌ ​ ​ ‍‍​‍ ​‍ ‌‍ ​​‍ ‌‌‍​‌‌‍ ‍‌‍‌​​‍ ‌‌ ​‍​‍ ‌‌‍‍​‌‍ ‌ ‌​‌‍‌‌‌‍ ​‌ ​ ​‍ ‌‌ ​ ‌ ‌​‌ ‌‌‌‍‌​‌‍‍‌‌‍ ​‍ ‍‌ ‌‍‌‍‌‌‌ ​‍‌‍​ ‌‍‌‌‌‍ ​​‍ ‍‌‍​‌‌ ​​‌ ​​​‍ ‌‍‍‌‌‍ ‍‌ ‌​‌‍‌‌‌‍ ‍‌ ‌​​‍ ‌‍‌‌‌‍‌​‌‍‍‌‌ ‌​​‍ ‌‍ ‌‌‍ ‌‍‌​‌‍‌‌​ ‌‌ ​​‌ ​‍‌‍‌‌‌ ​ ‌‍‌‌‌‍ ‍‌ ‌​‌‍​‌‌ ‌​‌‍‍‌‌‍ ‌‍ ‍​ ‍ ‌‍‍‌‌‍‌​​ ‌‌‍‌​‌‍​‌​ ‍‌​ ‌​​ ‌‍​ ‌​​ ‌‌​ ‍​​‍ ‌​ ​ ‌‍​‍​ ​‍​ ‌ ​‍ ‌​ ‌​​ ‌‌‌‍‌‍​ ‌‍​‍ ‌‌‍​‌​ ‌​‌‍‌‍​ ​‌​‍ ‌‌‍​‍‌‍‌‍‌‍​‍​ ‍​‌‍​ ​ ‍‌​ ‌‌​ ‍‌‌‍​‍‌‍‌‍​ ‌ ‌‍‌‌​ ‍ ‌ ‌​‌ ‍‌‌ ​​‌‍‌‌​ ‌‌‍‍​‌‍ ‌ ‌​‌‍‌‌‌‍ ​‌​‌‍‌‍​‌‌ ​‌​ ‍ ‌ ​​‌‍​‌‌ ‌​‌‍‍​​ ‌‌ ​‌‌ ‌‌‌‍‌‌‌ ​ ‌ ‌​‌‍‍‌‌‍ ‌‍ ‍​ ‌‍​‍‌‍​‌‌ ​ ‌‍‌‌‌‌‌‌‌ ​‍‌‍ ​​ ‌‌‍‍​‌ ‌​‌ ‌​‌ ​​‌ ​ ​‍‌‌​ ​ ‌​​‌​‍‌‌​ ​‍‌​‌‍​‍‌‌​ ​‍‌​‌‍‌‍ ​​‍ ‌‌‍​‌‌‍ ‍‌‍‌​​‍ ‌‌ ​‍​‍ ‌‌‍‍​‌‍ ‌ ‌​‌‍‌‌‌‍ ​‌ ​ ​‍ ‌‌ ​ ‌ ‌​‌ ‌‌‌‍‌​‌‍‍‌‌‍ ​‍ ‍‌ ‌‍‌‍‌‌‌ ​‍‌‍​ ‌‍‌‌‌‍ ​​‍ ‍‌‍​‌‌ ​​‌ ​​​‍‌‍‌‍‍‌‌‍‌​​ ‌‌‍‌​‌‍​‌​ ‍‌​ ‌​​ ‌‍​ ‌​​ ‌‌​ ‍​​‍ ‌​ ​ ‌‍​‍​ ​‍​ ‌ ​‍ ‌​ ‌​​ ‌‌‌‍‌‍​ ‌‍​‍ ‌‌‍​‌​ ‌​‌‍‌‍​ ​‌​‍ ‌‌‍​‍‌‍‌‍‌‍​‍​ ‍​‌‍​ ​ ‍‌​ ‌‌​ ‍‌‌‍​‍‌‍‌‍​ ‌ ‌‍‌‌​‍‌‍‌ ‌​‌ ‍‌‌ ​​‌‍‌‌​ ‌‌‍‍​‌‍ ‌ ‌​‌‍‌‌‌‍ ​‌​‌‍‌‍​‌‌ ​‌​‍‌‍‌ ​​‌‍​‌‌ ‌​‌‍‍​​ ‌‌ ​‌‌ ‌‌‌‍‌‌‌ ​ ‌ ‌​‌‍‍‌‌‍ ‌‍ ‍​‍‌‍‌ ​​‌‍‌‌‌ ​‍‌ ​ ‌ ​​‌‍‌‌‌‍​ ‌ ‌​‌‍‍‌‌ ‌‍‌‍‌‌​ ‌‌ ​​‌ ‌‌‌‍​‍‌‍ ​‌‍‍‌‌ ​ ‌‍‍​‌‍‌‌‌‍‌​​‍​‍‌ ‌
To Love and to Cherish includes additional details such as floral
arrangements, stationery, entertainment and evening food.​​​​‌ ‍ ​‍​‍‌‍ ‌ ​‍‌‍‍‌‌‍‌ ‌‍‍‌‌‍ ‍​‍​‍​ ‍‍​‍​‍‌ ​ ‌‍​‌‌‍ ‍‌‍‍‌‌ ‌​‌ ‍‌​‍ ‍‌‍‍‌‌‍ ​‍​‍​‍ ​​‍​‍‌‍‍​‌ ​‍‌‍‌‌‌‍‌‍​‍​‍​ ‍‍​‍​‍‌‍‍​‌ ‌​‌ ‌​‌ ​​‌ ​ ​ ‍‍​‍ ​‍ ‌‍ ​​‍ ‌‌‍​‌‌‍ ‍‌‍‌​​‍ ‌‌ ​‍​‍ ‌‌‍‍​‌‍ ‌ ‌​‌‍‌‌‌‍ ​‌ ​ ​‍ ‌‌ ​ ‌ ‌​‌ ‌‌‌‍‌​‌‍‍‌‌‍ ​‍ ‍‌ ‌‍‌‍‌‌‌ ​‍‌‍​ ‌‍‌‌‌‍ ​​‍ ‍‌‍​‌‌ ​​‌ ​​​‍ ‌‍‍‌‌‍ ‍‌ ‌​‌‍‌‌‌‍ ‍‌ ‌​​‍ ‌‍‌‌‌‍‌​‌‍‍‌‌ ‌​​‍ ‌‍ ‌‌‍ ‌‍‌​‌‍‌‌​ ‌‌ ​​‌ ​‍‌‍‌‌‌ ​ ‌‍‌‌‌‍ ‍‌ ‌​‌‍​‌‌ ‌​‌‍‍‌‌‍ ‌‍ ‍​ ‍ ‌‍‍‌‌‍‌​​ ‌‌‍‌​‌‍​‌​ ‍‌​ ‌​​ ‌‍​ ‌​​ ‌‌​ ‍​​‍ ‌​ ​ ‌‍​‍​ ​‍​ ‌ ​‍ ‌​ ‌​​ ‌‌‌‍‌‍​ ‌‍​‍ ‌‌‍​‌​ ‌​‌‍‌‍​ ​‌​‍ ‌‌‍​‍‌‍‌‍‌‍​‍​ ‍​‌‍​ ​ ‍‌​ ‌‌​ ‍‌‌‍​‍‌‍‌‍​ ‌ ‌‍‌‌​ ‍ ‌ ‌​‌ ‍‌‌ ​​‌‍‌‌​ ‌‌‍‍​‌‍ ‌ ‌​‌‍‌‌‌‍ ​‌​‌‍‌‍​‌‌ ​‌​ ‍ ‌ ​​‌‍​‌‌ ‌​‌‍‍​​ ‌‌‍​‌‌‍ ‍‌ ​ ‌ ‌ ‌‍‌‌‌ ​‍​‍‌‌​ ‌‌‌​​‍‌‌ ‌‍‍ ‌‍‌‌‌ ‍‌​‍‌‌​ ​ ‌​‌​​‍‌‌​ ​ ‌​‌​​‍‌‌​ ​‍​ ​‍‌‍​ ​ ​‍‌‍​‌‌‍​ ​ ​‌‌‍​‍‌‍‌‌​ ‍​​ ​ ​ ‌‌​ ​‍​ ​‌​‍‌‌​ ​‍​ ​‍​‍‌‌​ ‌‌‌​‌​​‍ ‍‌‍​ ‌‍‍​‌‍‍‌‌‍ ​‌‍‌​‌ ​‍‌‍‌‌‌‍ ‍​‍‌‌​ ‌‌‌​​‍‌‌ ‌‍‍ ‌‍‌‌‌ ‍‌​‍‌‌​ ​ ‌​‌​​‍‌‌​ ​ ‌​‌​​‍‌‌​ ​‍​ ​‍​ ‌‌​ ‌ ​ ​​‌‍‌‍​ ‌‌​ ‌‍​ ​‍‌‍‌‌‌‍​‌​ ‌​‌‍​‍‌‍‌‍​‍‌‌​ ​‍​ ​‍​‍‌‌​ ‌‌‌​‌​​‍ ‍‌ ‌​‌‍‌‌‌ ‍​‌ ‌​​ ‌‍​‍‌‍​‌‌ ​ ‌‍‌‌‌‌‌‌‌ ​‍‌‍ ​​ ‌‌‍‍​‌ ‌​‌ ‌​‌ ​​‌ ​ ​‍‌‌​ ​ ‌​​‌​‍‌‌​ ​‍‌​‌‍​‍‌‌​ ​‍‌​‌‍‌‍ ​​‍ ‌‌‍​‌‌‍ ‍‌‍‌​​‍ ‌‌ ​‍​‍ ‌‌‍‍​‌‍ ‌ ‌​‌‍‌‌‌‍ ​‌ ​ ​‍ ‌‌ ​ ‌ ‌​‌ ‌‌‌‍‌​‌‍‍‌‌‍ ​‍ ‍‌ ‌‍‌‍‌‌‌ ​‍‌‍​ ‌‍‌‌‌‍ ​​‍ ‍‌‍​‌‌ ​​‌ ​​​‍‌‍‌‍‍‌‌‍‌​​ ‌‌‍‌​‌‍​‌​ ‍‌​ ‌​​ ‌‍​ ‌​​ ‌‌​ ‍​​‍ ‌​ ​ ‌‍​‍​ ​‍​ ‌ ​‍ ‌​ ‌​​ ‌‌‌‍‌‍​ ‌‍​‍ ‌‌‍​‌​ ‌​‌‍‌‍​ ​‌​‍ ‌‌‍​‍‌‍‌‍‌‍​‍​ ‍​‌‍​ ​ ‍‌​ ‌‌​ ‍‌‌‍​‍‌‍‌‍​ ‌ ‌‍‌‌​‍‌‍‌ ‌​‌ ‍‌‌ ​​‌‍‌‌​ ‌‌‍‍​‌‍ ‌ ‌​‌‍‌‌‌‍ ​‌​‌‍‌‍​‌‌ ​‌​‍‌‍‌ ​​‌‍​‌‌ ‌​‌‍‍​​ ‌‌‍​‌‌‍ ‍‌ ​ ‌ ‌ ‌‍‌‌‌ ​‍​‍‌‌​ ‌‌‌​​‍‌‌ ‌‍‍ ‌‍‌‌‌ ‍‌​‍‌‌​ ​ ‌​‌​​‍‌‌​ ​ ‌​‌​​‍‌‌​ ​‍​ ​‍‌‍​ ​ ​‍‌‍​‌‌‍​ ​ ​‌‌‍​‍‌‍‌‌​ ‍​​ ​ ​ ‌‌​ ​‍​ ​‌​‍‌‌​ ​‍​ ​‍​‍‌‌​ ‌‌‌​‌​​‍ ‍‌‍​ ‌‍‍​‌‍‍‌‌‍ ​‌‍‌​‌ ​‍‌‍‌‌‌‍ ‍​‍‌‌​ ‌‌‌​​‍‌‌ ‌‍‍ ‌‍‌‌‌ ‍‌​‍‌‌​ ​ ‌​‌​​‍‌‌​ ​ ‌​‌​​‍‌‌​ ​‍​ ​‍​ ‌‌​ ‌ ​ ​​‌‍‌‍​ ‌‌​ ‌‍​ ​‍‌‍‌‌‌‍​‌​ ‌​‌‍​‍‌‍‌‍​‍‌‌​ ​‍​ ​‍​‍‌‌​ ‌‌‌​‌​​‍ ‍‌ ‌​‌‍‌‌‌ ‍​‌ ‌​​‍‌‍‌ ​​‌‍‌‌‌ ​‍‌ ​ ‌ ​​‌‍‌‌‌‍​ ‌ ‌​‌‍‍‌‌ ‌‍‌‍‌‌​ ‌‌ ​​‌ ‌‌‌‍​‍‌‍ ​‌‍‍‌‌ ​ ‌‍‍​‌‍‌‌‌‍‌​​‍​‍‌ ‌
Is there an option for a very small wedding?​​​​‌ ‍ ​‍​‍‌‍ ‌ ​‍‌‍‍‌‌‍‌ ‌‍‍‌‌‍ ‍​‍​‍​ ‍‍​‍​‍‌ ​ ‌‍​‌‌‍ ‍‌‍‍‌‌ ‌​‌ ‍‌​‍ ‍‌‍‍‌‌‍ ​‍​‍​‍ ​​‍​‍‌‍‍​‌ ​‍‌‍‌‌‌‍‌‍​‍​‍​ ‍‍​‍​‍‌‍‍​‌ ‌​‌ ‌​‌ ​​‌ ​ ​ ‍‍​‍ ​‍ ‌‍ ​​‍ ‌‌‍​‌‌‍ ‍‌‍‌​​‍ ‌‌ ​‍​‍ ‌‌‍‍​‌‍ ‌ ‌​‌‍‌‌‌‍ ​‌ ​ ​‍ ‌‌ ​ ‌ ‌​‌ ‌‌‌‍‌​‌‍‍‌‌‍ ​‍ ‍‌ ‌‍‌‍‌‌‌ ​‍‌‍​ ‌‍‌‌‌‍ ​​‍ ‍‌‍​‌‌ ​​‌ ​​​‍ ‌‍‍‌‌‍ ‍‌ ‌​‌‍‌‌‌‍ ‍‌ ‌​​‍ ‌‍‌‌‌‍‌​‌‍‍‌‌ ‌​​‍ ‌‍ ‌‌‍ ‌‍‌​‌‍‌‌​ ‌‌ ​​‌ ​‍‌‍‌‌‌ ​ ‌‍‌‌‌‍ ‍‌ ‌​‌‍​‌‌ ‌​‌‍‍‌‌‍ ‌‍ ‍​ ‍ ‌‍‍‌‌‍‌​​ ‌‌‍‌​​ ​‍​ ‌‌​ ​‌​ ‍‌‌‍‌‍‌‍​ ​ ‍​​‍ ‌‌‍‌‍​ ​​​ ‌‌‌‍‌‍​‍ ‌​ ‌​‌‍‌‌‌‍​‌‌‍‌‌​‍ ‌‌‍​‌‌‍​‍​ ​ ​ ‌ ​‍ ‌​ ​​​ ‌‌​ ‍‌​ ‌ ‌‍​ ​ ‍​​ ​ ​ ​‍‌‍​‌‌‍​‍‌‍​‌​ ​​​ ‍ ‌ ‌​‌ ‍‌‌ ​​‌‍‌‌​ ‌‌‍‍​‌‍ ‌ ‌​‌‍‌‌‌‍ ​‌​‌‍‌‍​‌‌ ​‌​ ‍ ‌ ​​‌‍​‌‌ ‌​‌‍‍​​ ‌‌ ​‌‌ ‌‌‌‍‌‌‌ ​ ‌ ‌​‌‍‍‌‌‍ ‌‍ ‍​ ‌‍​‍‌‍​‌‌ ​ ‌‍‌‌‌‌‌‌‌ ​‍‌‍ ​​ ‌‌‍‍​‌ ‌​‌ ‌​‌ ​​‌ ​ ​‍‌‌​ ​ ‌​​‌​‍‌‌​ ​‍‌​‌‍​‍‌‌​ ​‍‌​‌‍‌‍ ​​‍ ‌‌‍​‌‌‍ ‍‌‍‌​​‍ ‌‌ ​‍​‍ ‌‌‍‍​‌‍ ‌ ‌​‌‍‌‌‌‍ ​‌ ​ ​‍ ‌‌ ​ ‌ ‌​‌ ‌‌‌‍‌​‌‍‍‌‌‍ ​‍ ‍‌ ‌‍‌‍‌‌‌ ​‍‌‍​ ‌‍‌‌‌‍ ​​‍ ‍‌‍​‌‌ ​​‌ ​​​‍‌‍‌‍‍‌‌‍‌​​ ‌‌‍‌​​ ​‍​ ‌‌​ ​‌​ ‍‌‌‍‌‍‌‍​ ​ ‍​​‍ ‌‌‍‌‍​ ​​​ ‌‌‌‍‌‍​‍ ‌​ ‌​‌‍‌‌‌‍​‌‌‍‌‌​‍ ‌‌‍​‌‌‍​‍​ ​ ​ ‌ ​‍ ‌​ ​​​ ‌‌​ ‍‌​ ‌ ‌‍​ ​ ‍​​ ​ ​ ​‍‌‍​‌‌‍​‍‌‍​‌​ ​​​‍‌‍‌ ‌​‌ ‍‌‌ ​​‌‍‌‌​ ‌‌‍‍​‌‍ ‌ ‌​‌‍‌‌‌‍ ​‌​‌‍‌‍​‌‌ ​‌​‍‌‍‌ ​​‌‍​‌‌ ‌​‌‍‍​​ ‌‌ ​‌‌ ‌‌‌‍‌‌‌ ​ ‌ ‌​‌‍‍‌‌‍ ‌‍ ‍​‍‌‍‌ ​​‌‍‌‌‌ ​‍‌ ​ ‌ ​​‌‍‌‌‌‍​ ‌ ‌​‌‍‍‌‌ ‌‍‌‍‌‌​ ‌‌ ​​‌ ‌‌‌‍​‍‌‍ ​‌‍‍‌‌ ​ ‌‍‍​‌‍‌‌‌‍‌​​‍​‍‌ ‌
Yes. Just the Two of Us is designed for intimate weddings in the
Treehouses or Marryat Suite.​​​​‌ ‍ ​‍​‍‌‍ ‌ ​‍‌‍‍‌‌‍‌ ‌‍‍‌‌‍ ‍​‍​‍​ ‍‍​‍​‍‌ ​ ‌‍​‌‌‍ ‍‌‍‍‌‌ ‌​‌ ‍‌​‍ ‍‌‍‍‌‌‍ ​‍​‍​‍ ​​‍​‍‌‍‍​‌ ​‍‌‍‌‌‌‍‌‍​‍​‍​ ‍‍​‍​‍‌‍‍​‌ ‌​‌ ‌​‌ ​​‌ ​ ​ ‍‍​‍ ​‍ ‌‍ ​​‍ ‌‌‍​‌‌‍ ‍‌‍‌​​‍ ‌‌ ​‍​‍ ‌‌‍‍​‌‍ ‌ ‌​‌‍‌‌‌‍ ​‌ ​ ​‍ ‌‌ ​ ‌ ‌​‌ ‌‌‌‍‌​‌‍‍‌‌‍ ​‍ ‍‌ ‌‍‌‍‌‌‌ ​‍‌‍​ ‌‍‌‌‌‍ ​​‍ ‍‌‍​‌‌ ​​‌ ​​​‍ ‌‍‍‌‌‍ ‍‌ ‌​‌‍‌‌‌‍ ‍‌ ‌​​‍ ‌‍‌‌‌‍‌​‌‍‍‌‌ ‌​​‍ ‌‍ ‌‌‍ ‌‍‌​‌‍‌‌​ ‌‌ ​​‌ ​‍‌‍‌‌‌ ​ ‌‍‌‌‌‍ ‍‌ ‌​‌‍​‌‌ ‌​‌‍‍‌‌‍ ‌‍ ‍​ ‍ ‌‍‍‌‌‍‌​​ ‌‌‍‌​​ ​‍​ ‌‌​ ​‌​ ‍‌‌‍‌‍‌‍​ ​ ‍​​‍ ‌‌‍‌‍​ ​​​ ‌‌‌‍‌‍​‍ ‌​ ‌​‌‍‌‌‌‍​‌‌‍‌‌​‍ ‌‌‍​‌‌‍​‍​ ​ ​ ‌ ​‍ ‌​ ​​​ ‌‌​ ‍‌​ ‌ ‌‍​ ​ ‍​​ ​ ​ ​‍‌‍​‌‌‍​‍‌‍​‌​ ​​​ ‍ ‌ ‌​‌ ‍‌‌ ​​‌‍‌‌​ ‌‌‍‍​‌‍ ‌ ‌​‌‍‌‌‌‍ ​‌​‌‍‌‍​‌‌ ​‌​ ‍ ‌ ​​‌‍​‌‌ ‌​‌‍‍​​ ‌‌‍​‌‌‍ ‍‌ ​ ‌ ‌ ‌‍‌‌‌ ​‍​‍‌‌​ ‌‌‌​​‍‌‌ ‌‍‍ ‌‍‌‌‌ ‍‌​‍‌‌​ ​ ‌​‌​​‍‌‌​ ​ ‌​‌​​‍‌‌​ ​‍​ ​‍​ ​ ​ ​ ​ ​‍‌‍​ ​ ​‌​ ‍‌​ ‌​​ ‌‌​ ​​​ ​‍​ ‍​​ ‌‌​‍‌‌​ ​‍​ ​‍​‍‌‌​ ‌‌‌​‌​​‍ ‍‌‍​ ‌‍‍​‌‍‍‌‌‍ ​‌‍‌​‌ ​‍‌‍‌‌‌‍ ‍​‍‌‌​ ‌‌‌​​‍‌‌ ‌‍‍ ‌‍‌‌‌ ‍‌​‍‌‌​ ​ ‌​‌​​‍‌‌​ ​ ‌​‌​​‍‌‌​ ​‍​ ​‍‌‍​‌​ ​​‌‍​‍‌‍‌‌​ ​‍​ ​ ‌‍​‌​ ​‍​ ‌‍​ ‌‍‌‍‌​​ ​​​‍‌‌​ ​‍​ ​‍​‍‌‌​ ‌‌‌​‌​​‍ ‍‌ ‌​‌‍‌‌‌ ‍​‌ ‌​​ ‌‍​‍‌‍​‌‌ ​ ‌‍‌‌‌‌‌‌‌ ​‍‌‍ ​​ ‌‌‍‍​‌ ‌​‌ ‌​‌ ​​‌ ​ ​‍‌‌​ ​ ‌​​‌​‍‌‌​ ​‍‌​‌‍​‍‌‌​ ​‍‌​‌‍‌‍ ​​‍ ‌‌‍​‌‌‍ ‍‌‍‌​​‍ ‌‌ ​‍​‍ ‌‌‍‍​‌‍ ‌ ‌​‌‍‌‌‌‍ ​‌ ​ ​‍ ‌‌ ​ ‌ ‌​‌ ‌‌‌‍‌​‌‍‍‌‌‍ ​‍ ‍‌ ‌‍‌‍‌‌‌ ​‍‌‍​ ‌‍‌‌‌‍ ​​‍ ‍‌‍​‌‌ ​​‌ ​​​‍‌‍‌‍‍‌‌‍‌​​ ‌‌‍‌​​ ​‍​ ‌‌​ ​‌​ ‍‌‌‍‌‍‌‍​ ​ ‍​​‍ ‌‌‍‌‍​ ​​​ ‌‌‌‍‌‍​‍ ‌​ ‌​‌‍‌‌‌‍​‌‌‍‌‌​‍ ‌‌‍​‌‌‍​‍​ ​ ​ ‌ ​‍ ‌​ ​​​ ‌‌​ ‍‌​ ‌ ‌‍​ ​ ‍​​ ​ ​ ​‍‌‍​‌‌‍​‍‌‍​‌​ ​​​‍‌‍‌ ‌​‌ ‍‌‌ ​​‌‍‌‌​ ‌‌‍‍​‌‍ ‌ ‌​‌‍‌‌‌‍ ​‌​‌‍‌‍​‌‌ ​‌​‍‌‍‌ ​​‌‍​‌‌ ‌​‌‍‍​​ ‌‌‍​‌‌‍ ‍‌ ​ ‌ ‌ ‌‍‌‌‌ ​‍​‍‌‌​ ‌‌‌​​‍‌‌ ‌‍‍ ‌‍‌‌‌ ‍‌​‍‌‌​ ​ ‌​‌​​‍‌‌​ ​ ‌​‌​​‍‌‌​ ​‍​ ​‍​ ​ ​ ​ ​ ​‍‌‍​ ​ ​‌​ ‍‌​ ‌​​ ‌‌​ ​​​ ​‍​ ‍​​ ‌‌​‍‌‌​ ​‍​ ​‍​‍‌‌​ ‌‌‌​‌​​‍ ‍‌‍​ ‌‍‍​‌‍‍‌‌‍ ​‌‍‌​‌ ​‍‌‍‌‌‌‍ ‍​‍‌‌​ ‌‌‌​​‍‌‌ ‌‍‍ ‌‍‌‌‌ ‍‌​‍‌‌​ ​ ‌​‌​​‍‌‌​ ​ ‌​‌​​‍‌‌​ ​‍​ ​‍‌‍​‌​ ​​‌‍​‍‌‍‌‌​ ​‍​ ​ ‌‍​‌​ ​‍​ ‌‍​ ‌‍‌‍‌​​ ​​​‍‌‌​ ​‍​ ​‍​‍‌‌​ ‌‌‌​‌​​‍ ‍‌ ‌​‌‍‌‌‌ ‍​‌ ‌​​‍‌‍‌ ​​‌‍‌‌‌ ​‍‌ ​ ‌ ​​‌‍‌‌‌‍​ ‌ ‌​‌‍‍‌‌ ‌‍‌‍‌‌​ ‌‌ ​​‌ ‌‌‌‍​‍‌‍ ​‌‍‍‌‌ ​ ‌‍‍​‌‍‌‌‌‍‌​​‍​‍‌ ‌
Can packages be tailored?​​​​‌ ‍ ​‍​‍‌‍ ‌ ​‍‌‍‍‌‌‍‌ ‌‍‍‌‌‍ ‍​‍​‍​ ‍‍​‍​‍‌ ​ ‌‍​‌‌‍ ‍‌‍‍‌‌ ‌​‌ ‍‌​‍ ‍‌‍‍‌‌‍ ​‍​‍​‍ ​​‍​‍‌‍‍​‌ ​‍‌‍‌‌‌‍‌‍​‍​‍​ ‍‍​‍​‍‌‍‍​‌ ‌​‌ ‌​‌ ​​‌ ​ ​ ‍‍​‍ ​‍ ‌‍ ​​‍ ‌‌‍​‌‌‍ ‍‌‍‌​​‍ ‌‌ ​‍​‍ ‌‌‍‍​‌‍ ‌ ‌​‌‍‌‌‌‍ ​‌ ​ ​‍ ‌‌ ​ ‌ ‌​‌ ‌‌‌‍‌​‌‍‍‌‌‍ ​‍ ‍‌ ‌‍‌‍‌‌‌ ​‍‌‍​ ‌‍‌‌‌‍ ​​‍ ‍‌‍​‌‌ ​​‌ ​​​‍ ‌‍‍‌‌‍ ‍‌ ‌​‌‍‌‌‌‍ ‍‌ ‌​​‍ ‌‍‌‌‌‍‌​‌‍‍‌‌ ‌​​‍ ‌‍ ‌‌‍ ‌‍‌​‌‍‌‌​ ‌‌ ​​‌ ​‍‌‍‌‌‌ ​ ‌‍‌‌‌‍ ‍‌ ‌​‌‍​‌‌ ‌​‌‍‍‌‌‍ ‌‍ ‍​ ‍ ‌‍‍‌‌‍‌​​ ‌​ ‍​​ ​‍​ ‌ ‌‍‌‌​ ‌‍​ ‍​‌‍‌‍​ ‍‌​‍ ‌​ ​​​ ‌‍‌‍​ ​ ​​​‍ ‌​ ‌​‌‍​‍​ ‍‌‌‍​‌​‍ ‌​ ‍​‌‍​ ‌‍​‍‌‍‌‍​‍ ‌​ ​‍‌‍​ ‌‍​ ‌‍​ ‌‍‌‍​ ‌‍​ ‌ ​ ​‌​ ​​‌‍‌‌‌‍‌​‌‍​ ​ ‍ ‌ ‌​‌ ‍‌‌ ​​‌‍‌‌​ ‌‌‍‍​‌‍ ‌ ‌​‌‍‌‌‌‍ ​‌​‌‍‌‍​‌‌ ​‌​ ‍ ‌ ​​‌‍​‌‌ ‌​‌‍‍​​ ‌‌ ​‌‌ ‌‌‌‍‌‌‌ ​ ‌ ‌​‌‍‍‌‌‍ ‌‍ ‍​ ‌‍​‍‌‍​‌‌ ​ ‌‍‌‌‌‌‌‌‌ ​‍‌‍ ​​ ‌‌‍‍​‌ ‌​‌ ‌​‌ ​​‌ ​ ​‍‌‌​ ​ ‌​​‌​‍‌‌​ ​‍‌​‌‍​‍‌‌​ ​‍‌​‌‍‌‍ ​​‍ ‌‌‍​‌‌‍ ‍‌‍‌​​‍ ‌‌ ​‍​‍ ‌‌‍‍​‌‍ ‌ ‌​‌‍‌‌‌‍ ​‌ ​ ​‍ ‌‌ ​ ‌ ‌​‌ ‌‌‌‍‌​‌‍‍‌‌‍ ​‍ ‍‌ ‌‍‌‍‌‌‌ ​‍‌‍​ ‌‍‌‌‌‍ ​​‍ ‍‌‍​‌‌ ​​‌ ​​​‍‌‍‌‍‍‌‌‍‌​​ ‌​ ‍​​ ​‍​ ‌ ‌‍‌‌​ ‌‍​ ‍​‌‍‌‍​ ‍‌​‍ ‌​ ​​​ ‌‍‌‍​ ​ ​​​‍ ‌​ ‌​‌‍​‍​ ‍‌‌‍​‌​‍ ‌​ ‍​‌‍​ ‌‍​‍‌‍‌‍​‍ ‌​ ​‍‌‍​ ‌‍​ ‌‍​ ‌‍‌‍​ ‌‍​ ‌ ​ ​‌​ ​​‌‍‌‌‌‍‌​‌‍​ ​‍‌‍‌ ‌​‌ ‍‌‌ ​​‌‍‌‌​ ‌‌‍‍​‌‍ ‌ ‌​‌‍‌‌‌‍ ​‌​‌‍‌‍​‌‌ ​‌​‍‌‍‌ ​​‌‍​‌‌ ‌​‌‍‍​​ ‌‌ ​‌‌ ‌‌‌‍‌‌‌ ​ ‌ ‌​‌‍‍‌‌‍ ‌‍ ‍​‍‌‍‌ ​​‌‍‌‌‌ ​‍‌ ​ ‌ ​​‌‍‌‌‌‍​ ‌ ‌​‌‍‍‌‌ ‌‍‌‍‌‌​ ‌‌ ​​‌ ‌‌‌‍​‍‌‍ ​‌‍‍‌‌ ​ ‌‍‍​‌‍‌‌‌‍‌​​‍​‍‌ ‌
Yes. Bespoke Weddings gives couples more freedom to shape the
celebration around their own ideas, guest list and priorities.​​​​‌ ‍ ​‍​‍‌‍ ‌ ​‍‌‍‍‌‌‍‌ ‌‍‍‌‌‍ ‍​‍​‍​ ‍‍​‍​‍‌ ​ ‌‍​‌‌‍ ‍‌‍‍‌‌ ‌​‌ ‍‌​‍ ‍‌‍‍‌‌‍ ​‍​‍​‍ ​​‍​‍‌‍‍​‌ ​‍‌‍‌‌‌‍‌‍​‍​‍​ ‍‍​‍​‍‌‍‍​‌ ‌​‌ ‌​‌ ​​‌ ​ ​ ‍‍​‍ ​‍ ‌‍ ​​‍ ‌‌‍​‌‌‍ ‍‌‍‌​​‍ ‌‌ ​‍​‍ ‌‌‍‍​‌‍ ‌ ‌​‌‍‌‌‌‍ ​‌ ​ ​‍ ‌‌ ​ ‌ ‌​‌ ‌‌‌‍‌​‌‍‍‌‌‍ ​‍ ‍‌ ‌‍‌‍‌‌‌ ​‍‌‍​ ‌‍‌‌‌‍ ​​‍ ‍‌‍​‌‌ ​​‌ ​​​‍ ‌‍‍‌‌‍ ‍‌ ‌​‌‍‌‌‌‍ ‍‌ ‌​​‍ ‌‍‌‌‌‍‌​‌‍‍‌‌ ‌​​‍ ‌‍ ‌‌‍ ‌‍‌​‌‍‌‌​ ‌‌ ​​‌ ​‍‌‍‌‌‌ ​ ‌‍‌‌‌‍ ‍‌ ‌​‌‍​‌‌ ‌​‌‍‍‌‌‍ ‌‍ ‍​ ‍ ‌‍‍‌‌‍‌​​ ‌​ ‍​​ ​‍​ ‌ ‌‍‌‌​ ‌‍​ ‍​‌‍‌‍​ ‍‌​‍ ‌​ ​​​ ‌‍‌‍​ ​ ​​​‍ ‌​ ‌​‌‍​‍​ ‍‌‌‍​‌​‍ ‌​ ‍​‌‍​ ‌‍​‍‌‍‌‍​‍ ‌​ ​‍‌‍​ ‌‍​ ‌‍​ ‌‍‌‍​ ‌‍​ ‌ ​ ​‌​ ​​‌‍‌‌‌‍‌​‌‍​ ​ ‍ ‌ ‌​‌ ‍‌‌ ​​‌‍‌‌​ ‌‌‍‍​‌‍ ‌ ‌​‌‍‌‌‌‍ ​‌​‌‍‌‍​‌‌ ​‌​ ‍ ‌ ​​‌‍​‌‌ ‌​‌‍‍​​ ‌‌‍​‌‌‍ ‍‌ ​ ‌ ‌ ‌‍‌‌‌ ​‍​‍‌‌​ ‌‌‌​​‍‌‌ ‌‍‍ ‌‍‌‌‌ ‍‌​‍‌‌​ ​ ‌​‌​​‍‌‌​ ​ ‌​‌​​‍‌‌​ ​‍​ ​‍​ ​​​ ‌‍​ ‌‌​ ‍​​ ​ ​ ‍​​ ‌ ​ ​‍​ ​‍​ ‌​‌‍​‍​ ​​​‍‌‌​ ​‍​ ​‍​‍‌‌​ ‌‌‌​‌​​‍ ‍‌‍​ ‌‍‍​‌‍‍‌‌‍ ​‌‍‌​‌ ​‍‌‍‌‌‌‍ ‍​‍‌‌​ ‌‌‌​​‍‌‌ ‌‍‍ ‌‍‌‌‌ ‍‌​‍‌‌​ ​ ‌​‌​​‍‌‌​ ​ ‌​‌​​‍‌‌​ ​‍​ ​‍​ ‌​​ ‌‌‌‍‌​‌‍​‌​ ​‌‌‍‌‍‌‍​‍‌‍‌​​ ‌ ‌‍‌‍​ ‌ ​ ‌​​‍‌‌​ ​‍​ ​‍​‍‌‌​ ‌‌‌​‌​​‍ ‍‌ ‌​‌‍‌‌‌ ‍​‌ ‌​​ ‌‍​‍‌‍​‌‌ ​ ‌‍‌‌‌‌‌‌‌ ​‍‌‍ ​​ ‌‌‍‍​‌ ‌​‌ ‌​‌ ​​‌ ​ ​‍‌‌​ ​ ‌​​‌​‍‌‌​ ​‍‌​‌‍​‍‌‌​ ​‍‌​‌‍‌‍ ​​‍ ‌‌‍​‌‌‍ ‍‌‍‌​​‍ ‌‌ ​‍​‍ ‌‌‍‍​‌‍ ‌ ‌​‌‍‌‌‌‍ ​‌ ​ ​‍ ‌‌ ​ ‌ ‌​‌ ‌‌‌‍‌​‌‍‍‌‌‍ ​‍ ‍‌ ‌‍‌‍‌‌‌ ​‍‌‍​ ‌‍‌‌‌‍ ​​‍ ‍‌‍​‌‌ ​​‌ ​​​‍‌‍‌‍‍‌‌‍‌​​ ‌​ ‍​​ ​‍​ ‌ ‌‍‌‌​ ‌‍​ ‍​‌‍‌‍​ ‍‌​‍ ‌​ ​​​ ‌‍‌‍​ ​ ​​​‍ ‌​ ‌​‌‍​‍​ ‍‌‌‍​‌​‍ ‌​ ‍​‌‍​ ‌‍​‍‌‍‌‍​‍ ‌​ ​‍‌‍​ ‌‍​ ‌‍​ ‌‍‌‍​ ‌‍​ ‌ ​ ​‌​ ​​‌‍‌‌‌‍‌​‌‍​ ​‍‌‍‌ ‌​‌ ‍‌‌ ​​‌‍‌‌​ ‌‌‍‍​‌‍ ‌ ‌​‌‍‌‌‌‍ ​‌​‌‍‌‍​‌‌ ​‌​‍‌‍‌ ​​‌‍​‌‌ ‌​‌‍‍​​ ‌‌‍​‌‌‍ ‍‌ ​ ‌ ‌ ‌‍‌‌‌ ​‍​‍‌‌​ ‌‌‌​​‍‌‌ ‌‍‍ ‌‍‌‌‌ ‍‌​‍‌‌​ ​ ‌​‌​​‍‌‌​ ​ ‌​‌​​‍‌‌​ ​‍​ ​‍​ ​​​ ‌‍​ ‌‌​ ‍​​ ​ ​ ‍​​ ‌ ​ ​‍​ ​‍​ ‌​‌‍​‍​ ​​​‍‌‌​ ​‍​ ​‍​‍‌‌​ ‌‌‌​‌​​‍ ‍‌‍​ ‌‍‍​‌‍‍‌‌‍ ​‌‍‌​‌ ​‍‌‍‌‌‌‍ ‍​‍‌‌​ ‌‌‌​​‍‌‌ ‌‍‍ ‌‍‌‌‌ ‍‌​‍‌‌​ ​ ‌​‌​​‍‌‌​ ​ ‌​‌​​‍‌‌​ ​‍​ ​‍​ ‌​​ ‌‌‌‍‌​‌‍​‌​ ​‌‌‍‌‍‌‍​‍‌‍‌​​ ‌ ‌‍‌‍​ ‌ ​ ‌​​‍‌‌​ ​‍​ ​‍​‍‌‌​ ‌‌‌​‌​​‍ ‍‌ ‌​‌‍‌‌‌ ‍​‌ ‌​​‍‌‍‌ ​​‌‍‌‌‌ ​‍‌ ​ ‌ ​​‌‍‌‌‌‍​ ‌ ‌​‌‍‍‌‌ ‌‍‌‍‌‌​ ‌‌ ​​‌ ‌‌‌‍​‍‌‍ ​‌‍‍‌‌ ​ ‌‍‍​‌‍‌‌‌‍‌​​‍​‍‌ ‌
Can couples hire the whole hotel?​​​​‌ ‍ ​‍​‍‌‍ ‌ ​‍‌‍‍‌‌‍‌ ‌‍‍‌‌‍ ‍​‍​‍​ ‍‍​‍​‍‌ ​ ‌‍​‌‌‍ ‍‌‍‍‌‌ ‌​‌ ‍‌​‍ ‍‌‍‍‌‌‍ ​‍​‍​‍ ​​‍​‍‌‍‍​‌ ​‍‌‍‌‌‌‍‌‍​‍​‍​ ‍‍​‍​‍‌‍‍​‌ ‌​‌ ‌​‌ ​​‌ ​ ​ ‍‍​‍ ​‍ ‌‍ ​​‍ ‌‌‍​‌‌‍ ‍‌‍‌​​‍ ‌‌ ​‍​‍ ‌‌‍‍​‌‍ ‌ ‌​‌‍‌‌‌‍ ​‌ ​ ​‍ ‌‌ ​ ‌ ‌​‌ ‌‌‌‍‌​‌‍‍‌‌‍ ​‍ ‍‌ ‌‍‌‍‌‌‌ ​‍‌‍​ ‌‍‌‌‌‍ ​​‍ ‍‌‍​‌‌ ​​‌ ​​​‍ ‌‍‍‌‌‍ ‍‌ ‌​‌‍‌‌‌‍ ‍‌ ‌​​‍ ‌‍‌‌‌‍‌​‌‍‍‌‌ ‌​​‍ ‌‍ ‌‌‍ ‌‍‌​‌‍‌‌​ ‌‌ ​​‌ ​‍‌‍‌‌‌ ​ ‌‍‌‌‌‍ ‍‌ ‌​‌‍​‌‌ ‌​‌‍‍‌‌‍ ‌‍ ‍​ ‍ ‌‍‍‌‌‍‌​​ ‌‌‍​‌​ ‌​​ ​​​ ​​‌‍​‍​ ​​​ ‍​​ ​​​‍ ‌‌‍​ ‌‍​‍​ ​​‌‍‌‌​‍ ‌​ ‌​​ ​‌‌‍‌‍​ ‌‍​‍ ‌​ ‍‌​ ‌ ​ ​​​ ‍​​‍ ‌​ ​‍‌‍​ ​ ​​​ ‍‌​ ‌​​ ‌‍​ ​​‌‍‌‍​ ​ ‌‍​‌‌‍‌​​ ​ ​ ‍ ‌ ‌​‌ ‍‌‌ ​​‌‍‌‌​ ‌‌‍‍​‌‍ ‌ ‌​‌‍‌‌‌‍ ​‌​‌‍‌‍​‌‌ ​‌​ ‍ ‌ ​​‌‍​‌‌ ‌​‌‍‍​​ ‌‌ ​‌‌ ‌‌‌‍‌‌‌ ​ ‌ ‌​‌‍‍‌‌‍ ‌‍ ‍​ ‌‍​‍‌‍​‌‌ ​ ‌‍‌‌‌‌‌‌‌ ​‍‌‍ ​​ ‌‌‍‍​‌ ‌​‌ ‌​‌ ​​‌ ​ ​‍‌‌​ ​ ‌​​‌​‍‌‌​ ​‍‌​‌‍​‍‌‌​ ​‍‌​‌‍‌‍ ​​‍ ‌‌‍​‌‌‍ ‍‌‍‌​​‍ ‌‌ ​‍​‍ ‌‌‍‍​‌‍ ‌ ‌​‌‍‌‌‌‍ ​‌ ​ ​‍ ‌‌ ​ ‌ ‌​‌ ‌‌‌‍‌​‌‍‍‌‌‍ ​‍ ‍‌ ‌‍‌‍‌‌‌ ​‍‌‍​ ‌‍‌‌‌‍ ​​‍ ‍‌‍​‌‌ ​​‌ ​​​‍‌‍‌‍‍‌‌‍‌​​ ‌‌‍​‌​ ‌​​ ​​​ ​​‌‍​‍​ ​​​ ‍​​ ​​​‍ ‌‌‍​ ‌‍​‍​ ​​‌‍‌‌​‍ ‌​ ‌​​ ​‌‌‍‌‍​ ‌‍​‍ ‌​ ‍‌​ ‌ ​ ​​​ ‍​​‍ ‌​ ​‍‌‍​ ​ ​​​ ‍‌​ ‌​​ ‌‍​ ​​‌‍‌‍​ ​ ‌‍​‌‌‍‌​​ ​ ​‍‌‍‌ ‌​‌ ‍‌‌ ​​‌‍‌‌​ ‌‌‍‍​‌‍ ‌ ‌​‌‍‌‌‌‍ ​‌​‌‍‌‍​‌‌ ​‌​‍‌‍‌ ​​‌‍​‌‌ ‌​‌‍‍​​ ‌‌ ​‌‌ ‌‌‌‍‌‌‌ ​ ‌ ‌​‌‍‍‌‌‍ ‌‍ ‍​‍‌‍‌ ​​‌‍‌‌‌ ​‍‌ ​ ‌ ​​‌‍‌‌‌‍​ ‌ ‌​‌‍‍‌‌ ‌‍‌‍‌‌​ ‌‌ ​​‌ ‌‌‌‍​‍‌‍ ​‌‍‍‌‌ ​ ‌‍‍​‌‍‌‌‌‍‌​​‍​‍‌ ‌
Yes. Exclusively Yours is the route for couples looking at exclusive
use of Chewton Glen.​​​​‌ ‍ ​‍​‍‌‍ ‌ ​‍‌‍‍‌‌‍‌ ‌‍‍‌‌‍ ‍​‍​‍​ ‍‍​‍​‍‌ ​ ‌‍​‌‌‍ ‍‌‍‍‌‌ ‌​‌ ‍‌​‍ ‍‌‍‍‌‌‍ ​‍​‍​‍ ​​‍​‍‌‍‍​‌ ​‍‌‍‌‌‌‍‌‍​‍​‍​ ‍‍​‍​‍‌‍‍​‌ ‌​‌ ‌​‌ ​​‌ ​ ​ ‍‍​‍ ​‍ ‌‍ ​​‍ ‌‌‍​‌‌‍ ‍‌‍‌​​‍ ‌‌ ​‍​‍ ‌‌‍‍​‌‍ ‌ ‌​‌‍‌‌‌‍ ​‌ ​ ​‍ ‌‌ ​ ‌ ‌​‌ ‌‌‌‍‌​‌‍‍‌‌‍ ​‍ ‍‌ ‌‍‌‍‌‌‌ ​‍‌‍​ ‌‍‌‌‌‍ ​​‍ ‍‌‍​‌‌ ​​‌ ​​​‍ ‌‍‍‌‌‍ ‍‌ ‌​‌‍‌‌‌‍ ‍‌ ‌​​‍ ‌‍‌‌‌‍‌​‌‍‍‌‌ ‌​​‍ ‌‍ ‌‌‍ ‌‍‌​‌‍‌‌​ ‌‌ ​​‌ ​‍‌‍‌‌‌ ​ ‌‍‌‌‌‍ ‍‌ ‌​‌‍​‌‌ ‌​‌‍‍‌‌‍ ‌‍ ‍​ ‍ ‌‍‍‌‌‍‌​​ ‌‌‍​‌​ ‌​​ ​​​ ​​‌‍​‍​ ​​​ ‍​​ ​​​‍ ‌‌‍​ ‌‍​‍​ ​​‌‍‌‌​‍ ‌​ ‌​​ ​‌‌‍‌‍​ ‌‍​‍ ‌​ ‍‌​ ‌ ​ ​​​ ‍​​‍ ‌​ ​‍‌‍​ ​ ​​​ ‍‌​ ‌​​ ‌‍​ ​​‌‍‌‍​ ​ ‌‍​‌‌‍‌​​ ​ ​ ‍ ‌ ‌​‌ ‍‌‌ ​​‌‍‌‌​ ‌‌‍‍​‌‍ ‌ ‌​‌‍‌‌‌‍ ​‌​‌‍‌‍​‌‌ ​‌​ ‍ ‌ ​​‌‍​‌‌ ‌​‌‍‍​​ ‌‌‍​‌‌‍ ‍‌ ​ ‌ ‌ ‌‍‌‌‌ ​‍​‍‌‌​ ‌‌‌​​‍‌‌ ‌‍‍ ‌‍‌‌‌ ‍‌​‍‌‌​ ​ ‌​‌​​‍‌‌​ ​ ‌​‌​​‍‌‌​ ​‍​ ​‍‌‍​‍‌‍‌​​ ‌‌‌‍‌‍‌‍​‍​ ‌​​ ‍​​ ​ ​ ‍​​ ‍​​ ‍‌​ ‌‌​‍‌‌​ ​‍​ ​‍​‍‌‌​ ‌‌‌​‌​​‍ ‍‌‍​ ‌‍‍​‌‍‍‌‌‍ ​‌‍‌​‌ ​‍‌‍‌‌‌‍ ‍​‍‌‌​ ‌‌‌​​‍‌‌ ‌‍‍ ‌‍‌‌‌ ‍‌​‍‌‌​ ​ ‌​‌​​‍‌‌​ ​ ‌​‌​​‍‌‌​ ​‍​ ​‍​ ​ ‌‍‌​​ ‌‍‌‍​‌​ ​​‌‍‌‍‌‍​‍​ ​‍​ ​​‌‍​‍​ ​ ‌‍​‌​‍‌‌​ ​‍​ ​‍​‍‌‌​ ‌‌‌​‌​​‍ ‍‌ ‌​‌‍‌‌‌ ‍​‌ ‌​​ ‌‍​‍‌‍​‌‌ ​ ‌‍‌‌‌‌‌‌‌ ​‍‌‍ ​​ ‌‌‍‍​‌ ‌​‌ ‌​‌ ​​‌ ​ ​‍‌‌​ ​ ‌​​‌​‍‌‌​ ​‍‌​‌‍​‍‌‌​ ​‍‌​‌‍‌‍ ​​‍ ‌‌‍​‌‌‍ ‍‌‍‌​​‍ ‌‌ ​‍​‍ ‌‌‍‍​‌‍ ‌ ‌​‌‍‌‌‌‍ ​‌ ​ ​‍ ‌‌ ​ ‌ ‌​‌ ‌‌‌‍‌​‌‍‍‌‌‍ ​‍ ‍‌ ‌‍‌‍‌‌‌ ​‍‌‍​ ‌‍‌‌‌‍ ​​‍ ‍‌‍​‌‌ ​​‌ ​​​‍‌‍‌‍‍‌‌‍‌​​ ‌‌‍​‌​ ‌​​ ​​​ ​​‌‍​‍​ ​​​ ‍​​ ​​​‍ ‌‌‍​ ‌‍​‍​ ​​‌‍‌‌​‍ ‌​ ‌​​ ​‌‌‍‌‍​ ‌‍​‍ ‌​ ‍‌​ ‌ ​ ​​​ ‍​​‍ ‌​ ​‍‌‍​ ​ ​​​ ‍‌​ ‌​​ ‌‍​ ​​‌‍‌‍​ ​ ‌‍​‌‌‍‌​​ ​ ​‍‌‍‌ ‌​‌ ‍‌‌ ​​‌‍‌‌​ ‌‌‍‍​‌‍ ‌ ‌​‌‍‌‌‌‍ ​‌​‌‍‌‍​‌‌ ​‌​‍‌‍‌ ​​‌‍​‌‌ ‌​‌‍‍​​ ‌‌‍​‌‌‍ ‍‌ ​ ‌ ‌ ‌‍‌‌‌ ​‍​‍‌‌​ ‌‌‌​​‍‌‌ ‌‍‍ ‌‍‌‌‌ ‍‌​‍‌‌​ ​ ‌​‌​​‍‌‌​ ​ ‌​‌​​‍‌‌​ ​‍​ ​‍‌‍​‍‌‍‌​​ ‌‌‌‍‌‍‌‍​‍​ ‌​​ ‍​​ ​ ​ ‍​​ ‍​​ ‍‌​ ‌‌​‍‌‌​ ​‍​ ​‍​‍‌‌​ ‌‌‌​‌​​‍ ‍‌‍​ ‌‍‍​‌‍‍‌‌‍ ​‌‍‌​‌ ​‍‌‍‌‌‌‍ ‍​‍‌‌​ ‌‌‌​​‍‌‌ ‌‍‍ ‌‍‌‌‌ ‍‌​‍‌‌​ ​ ‌​‌​​‍‌‌​ ​ ‌​‌​​‍‌‌​ ​‍​ ​‍​ ​ ‌‍‌​​ ‌‍‌‍​‌​ ​​‌‍‌‍‌‍​‍​ ​‍​ ​​‌‍​‍​ ​ ‌‍​‌​‍‌‌​ ​‍​ ​‍​‍‌‌​ ‌‌‌​‌​​‍ ‍‌ ‌​‌‍‌‌‌ ‍​‌ ‌​​‍‌‍‌ ​​‌‍‌‌‌ ​‍‌ ​ ‌ ​​‌‍‌‌‌‍​ ‌ ‌​‌‍‍‌‌ ‌‍‌‍‌‌​ ‌‌ ​​‌ ‌‌‌‍​‍‌‍ ​‌‍‍‌‌ ​ ‌‍‍​‌‍‌‌‌‍‌​​‍​‍‌ ‌
Get in touch​​​​‌ ‍ ​‍​‍‌‍ ‌ ​‍‌‍‍‌‌‍‌ ‌‍‍‌‌‍ ‍​‍​‍​ ‍‍​‍​‍‌ ​ ‌‍​‌‌‍ ‍‌‍‍‌‌ ‌​‌ ‍‌​‍ ‍‌‍‍‌‌‍ ​‍​‍​‍ ​​‍​‍‌‍‍​‌ ​‍‌‍‌‌‌‍‌‍​‍​‍​ ‍‍​‍​‍‌‍‍​‌ ‌​‌ ‌​‌ ​​‌ ​ ​ ‍‍​‍ ​‍ ‌‍ ​​‍ ‌‌‍​‌‌‍ ‍‌‍‌​​‍ ‌‌ ​‍​‍ ‌‌‍‍​‌‍ ‌ ‌​‌‍‌‌‌‍ ​‌ ​ ​‍ ‌‌ ​ ‌ ‌​‌ ‌‌‌‍‌​‌‍‍‌‌‍ ​‍ ‍‌ ‌‍‌‍‌‌‌ ​‍‌‍​ ‌‍‌‌‌‍ ​​‍ ‍‌‍​‌‌ ​​‌ ​​​‍ ‌‍‍‌‌‍ ‍‌ ‌​‌‍‌‌‌‍ ‍‌ ‌​​‍ ‌‍‌‌‌‍‌​‌‍‍‌‌ ‌​​‍ ‌‍ ‌‌‍ ‌‍‌​‌‍‌‌​ ‌‌ ​​‌ ​‍‌‍‌‌‌ ​ ‌‍‌‌‌‍ ‍‌ ‌​‌‍​‌‌ ‌​‌‍‍‌‌‍ ‌‍ ‍​ ‍ ‌‍‍‌‌‍‌​​ ‌​ ​‍​ ‍‌​ ‌​‌‍‌​​ ‌‌​ ‌‌‌‍‌‍​ ‌​​‍ ‌‌‍​‍‌‍‌‌​ ‌‌‌‍‌‌​‍ ‌​ ‌​​ ​​‌‍​‌​ ​‌​‍ ‌‌‍​‌​ ‌ ​ ‍‌​ ‌ ​‍ ‌‌‍‌‍​ ‌ ​ ​ ‌‍​‍‌‍‌‍‌‍‌​‌‍​ ‌‍‌‌​ ‌ ‌‍​‍‌‍‌‌​ ​​​ ‍ ‌ ‌​‌ ‍‌‌ ​​‌‍‌‌​ ‌‌‍‍​‌‍ ‌ ‌​‌‍‌‌‌‍ ​‌‌​ ‌‍‍‌‌ ‌​‌‍‌‌‌‌​​‌‍​‌‌‍‌ ‌‍‌‌​ ‍ ‌ ​​‌‍​‌‌ ‌​‌‍‍​​ ‌‌ ​​‌‍​‌‌‍‌ ‌‍‌‌‌​​‍‌ ‌‌‌‍‍‌‌‍ ​‌‍‌​‌‍‌‌‌ ​‍​‍‌‌​ ‌‌‌​​‍‌‌ ‌‍‍ ‌‍‌‌‌ ‍‌​‍‌‌​ ​ ‌​‌​​‍‌‌​ ​ ‌​‌​​‍‌‌​ ​‍​ ​‍‌‍​‍​ ​​​ ‌‌‌‍​‌‌‍​ ​ ​ ‌‍​‍‌‍​‌​ ‌‌​ ‍​​ ​ ‌‍​‌​‍‌‌​ ​‍​ ​‍​‍‌‌​ ‌‌‌​‌​​‍ ‍‌‍‍​‌‍‌‌‌‍​‌‌‍‌​‌‍‍‌‌‍ ‍‌‍‌ ​ ‌‍​‍‌‍​‌‌ ​ ‌‍‌‌‌‌‌‌‌ ​‍‌‍ ​​ ‌‌‍‍​‌ ‌​‌ ‌​‌ ​​‌ ​ ​‍‌‌​ ​ ‌​​‌​‍‌‌​ ​‍‌​‌‍​‍‌‌​ ​‍‌​‌‍‌‍ ​​‍ ‌‌‍​‌‌‍ ‍‌‍‌​​‍ ‌‌ ​‍​‍ ‌‌‍‍​‌‍ ‌ ‌​‌‍‌‌‌‍ ​‌ ​ ​‍ ‌‌ ​ ‌ ‌​‌ ‌‌‌‍‌​‌‍‍‌‌‍ ​‍ ‍‌ ‌‍‌‍‌‌‌ ​‍‌‍​ ‌‍‌‌‌‍ ​​‍ ‍‌‍​‌‌ ​​‌ ​​​‍‌‍‌‍‍‌‌‍‌​​ ‌​ ​‍​ ‍‌​ ‌​‌‍‌​​ ‌‌​ ‌‌‌‍‌‍​ ‌​​‍ ‌‌‍​‍‌‍‌‌​ ‌‌‌‍‌‌​‍ ‌​ ‌​​ ​​‌‍​‌​ ​‌​‍ ‌‌‍​‌​ ‌ ​ ‍‌​ ‌ ​‍ ‌‌‍‌‍​ ‌ ​ ​ ‌‍​‍‌‍‌‍‌‍‌​‌‍​ ‌‍‌‌​ ‌ ‌‍​‍‌‍‌‌​ ​​​‍‌‍‌ ‌​‌ ‍‌‌ ​​‌‍‌‌​ ‌‌‍‍​‌‍ ‌ ‌​‌‍‌‌‌‍ ​‌‌​ ‌‍‍‌‌ ‌​‌‍‌‌‌‌​​‌‍​‌‌‍‌ ‌‍‌‌​‍‌‍‌ ​​‌‍​‌‌ ‌​‌‍‍​​ ‌‌ ​​‌‍​‌‌‍‌ ‌‍‌‌‌​​‍‌ ‌‌‌‍‍‌‌‍ ​‌‍‌​‌‍‌‌‌ ​‍​‍‌‌​ ‌‌‌​​‍‌‌ ‌‍‍ ‌‍‌‌‌ ‍‌​‍‌‌​ ​ ‌​‌​​‍‌‌​ ​ ‌​‌​​‍‌‌​ ​‍​ ​‍‌‍​‍​ ​​​ ‌‌‌‍​‌‌‍​ ​ ​ ‌‍​‍‌‍​‌​ ‌‌​ ‍​​ ​ ‌‍​‌​‍‌‌​ ​‍​ ​‍​‍‌‌​ ‌‌‌​‌​​‍ ‍‌‍‍​‌‍‌‌‌‍​‌‌‍‌​‌‍‍‌‌‍ ‍‌‍‌ ​‍‌‍‌ ​​‌‍‌‌‌ ​‍‌ ​ ‌ ​​‌‍‌‌‌‍​ ‌ ‌​‌‍‍‌‌ ‌‍‌‍‌‌​ ‌‌ ​​‌ ‌‌‌‍​‍‌‍ ​‌‍‍‌‌ ​ ‌‍‍​‌‍‌‌‌‍‌​​‍​‍‌ ‌